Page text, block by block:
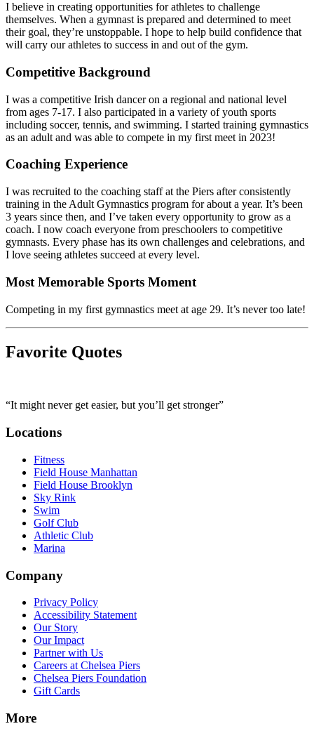
I believe in creating opportunities for athletes to challenge
themselves. When a gymnast is prepared and determined to meet
their goal, they’re unstoppable. I hope to help build confidence that
will carry our athletes to success in and out of the gym.​​​​‌ ‍ ​‍​‍‌‍ ‌ ​‍‌‍‍‌‌‍‌ ‌‍‍‌‌‍ ‍​‍​‍​ ‍‍​‍​‍‌ ​ ‌‍​‌‌‍ ‍‌‍‍‌‌ ‌​‌ ‍‌​‍ ‍‌‍‍‌‌‍ ​‍​‍​‍ ​​‍​‍‌‍‍​‌ ​‍‌‍‌‌‌‍‌‍​‍​‍​ ‍‍​‍​‍‌‍‍​‌ ‌​‌ ‌​‌ ​​‌ ​ ​ ‍‍​‍ ​‍ ‌‍​ ‌‍‍​‌‍‌‌‌‍ ​‌ ​ ‌‍‌‌‌‍​‌‌ ​​‌‍‍‌‌‍‌‌‌ ​‍‌ ​ ​‍ ‍‌ ​ ‌‍​‌‌‍ ‍‌‍‍‌‌ ‌​‌ ‍‌​‍ ‍‌ ​ ‌ ‌​‌ ‌‌‌‍‌​‌‍‍‌‌‍ ​‍ ‌‍‍‌‌‍ ‍‌ ‌​‌‍‌‌‌‍ ‍‌ ‌​​‍ ‌‍‌‌‌‍‌​‌‍‍‌‌ ‌​​‍ ‌‍ ‌‌‍ ‌‍‌​‌‍‌‌​ ‌‌ ​​‌ ​‍‌‍‌‌‌ ​ ‌‍‌‌‌‍ ‍‌ ‌​‌‍​‌‌ ‌​‌‍‍‌‌‍ ‌‍ ‍​ ‍ ‌‍‍‌‌‍‌​​ ‌‌‍‌‌​ ‌​​ ​‌‌‍​‌​ ‌‌​ ​‍​ ‍‌‌‍‌‌​‍ ‌‌‍​‌​ ‌ ​ ​‍​ ‌​​‍ ‌​ ‌​‌‍​‍‌‍‌‌​ ‍‌​‍ ‌‌‍​‌​ ‍​‌‍‌‌​ ​‌​‍ ‌‌‍‌‍​ ​‌​ ‌‍​ ‌​​ ‌‍​ ‌‍‌‍​‍​ ‌‌​ ​‌‌‍​‍​ ​‌​ ‍​​ ‍ ‌ ‌​‌ ‍‌‌ ​​‌‍‌‌​ ‌‌‍​ ‌‍ ‌‍​‌‌‍​ ‌‍‍​​ ‍ ‌ ​​‌‍​‌‌ ‌​‌‍‍​​ ‌‌ ​‍‌‍‍‌‌‍​ ‌‍‍​‌‌‌​‌‍‌‌‌ ‍​‌ ‌​​‍‌‌​ ‌‌‌​​‍‌‌ ‌‍‍ ‌‍‌‌‌ ‍‌​‍‌‌​ ​ ‌​‌​​‍‌‌​ ​ ‌​‌​​‍‌‌​ ​‍​ ​‍‌‌​‍‌ ‌ ‌​‌​​ ​‍​ ​​‌​‍‌‌​​‍​ ‌‌​‍‌‌​ ​‍​ ​‍​‍‌‌​ ‌‌‌​‌​​‍ ‍‌‍​ ‌‍‍​‌‍‍‌‌‍ ​‌‍‌​‌ ​‍‌‍‌‌‌‍ ‍​‍‌‌​ ‌‌‌​​‍‌‌ ‌‍‍ ‌‍‌‌‌ ‍‌​‍‌‌​ ​ ‌​‌​​‍‌‌​ ​ ‌​‌​​‍‌‌​ ​‍​ ​‍‌ ‌​‌ ‍​‌​ ‍‌​​‌‌ ‌ ‌​‌‍‌​‌‌​ ‍‌​‍‌‌​ ​‍​ ​‍​‍‌‌​ ‌‌‌​‌​​‍ ‍‌ ‌​‌‍‌‌‌ ‍​‌ ‌​​ ‌‍​‍‌‍​‌‌ ​ ‌‍‌‌‌‌‌‌‌ ​‍‌‍ ​​ ‌‌‍‍​‌ ‌​‌ ‌​‌ ​​‌ ​ ​‍‌‌​ ​ ‌​​‌​‍‌‌​ ​‍‌​‌‍​‍‌‌​ ​‍‌​‌‍‌‍​ ‌‍‍​‌‍‌‌‌‍ ​‌ ​ ‌‍‌‌‌‍​‌‌ ​​‌‍‍‌‌‍‌‌‌ ​‍‌ ​ ​‍ ‍‌ ​ ‌‍​‌‌‍ ‍‌‍‍‌‌ ‌​‌ ‍‌​‍ ‍‌ ​ ‌ ‌​‌ ‌‌‌‍‌​‌‍‍‌‌‍ ​‍‌‍‌‍‍‌‌‍‌​​ ‌‌‍‌‌​ ‌​​ ​‌‌‍​‌​ ‌‌​ ​‍​ ‍‌‌‍‌‌​‍ ‌‌‍​‌​ ‌ ​ ​‍​ ‌​​‍ ‌​ ‌​‌‍​‍‌‍‌‌​ ‍‌​‍ ‌‌‍​‌​ ‍​‌‍‌‌​ ​‌​‍ ‌‌‍‌‍​ ​‌​ ‌‍​ ‌​​ ‌‍​ ‌‍‌‍​‍​ ‌‌​ ​‌‌‍​‍​ ​‌​ ‍​​‍‌‍‌ ‌​‌ ‍‌‌ ​​‌‍‌‌​ ‌‌‍​ ‌‍ ‌‍​‌‌‍​ ‌‍‍​​‍‌‍‌ ​​‌‍​‌‌ ‌​‌‍‍​​ ‌‌ ​‍‌‍‍‌‌‍​ ‌‍‍​‌‌‌​‌‍‌‌‌ ‍​‌ ‌​​‍‌‌​ ‌‌‌​​‍‌‌ ‌‍‍ ‌‍‌‌‌ ‍‌​‍‌‌​ ​ ‌​‌​​‍‌‌​ ​ ‌​‌​​‍‌‌​ ​‍​ ​‍‌‌​‍‌ ‌ ‌​‌​​ ​‍​ ​​‌​‍‌‌​​‍​ ‌‌​‍‌‌​ ​‍​ ​‍​‍‌‌​ ‌‌‌​‌​​‍ ‍‌‍​ ‌‍‍​‌‍‍‌‌‍ ​‌‍‌​‌ ​‍‌‍‌‌‌‍ ‍​‍‌‌​ ‌‌‌​​‍‌‌ ‌‍‍ ‌‍‌‌‌ ‍‌​‍‌‌​ ​ ‌​‌​​‍‌‌​ ​ ‌​‌​​‍‌‌​ ​‍​ ​‍‌ ‌​‌ ‍​‌​ ‍‌​​‌‌ ‌ ‌​‌‍‌​‌‌​ ‍‌​‍‌‌​ ​‍​ ​‍​‍‌‌​ ‌‌‌​‌​​‍ ‍‌ ‌​‌‍‌‌‌ ‍​‌ ‌​​‍‌‍‌ ​​‌‍‌‌‌ ​‍‌ ​ ‌ ​​‌‍‌‌‌‍​ ‌ ‌​‌‍‍‌‌ ‌‍‌‍‌‌​ ‌‌ ​​‌ ‌‌‌‍​‍‌‍ ​‌‍‍‌‌ ​ ‌‍‍​‌‍‌‌‌‍‌​​‍​‍‌ ‌
Competitive Background​​​​‌ ‍ ​‍​‍‌‍ ‌ ​‍‌‍‍‌‌‍‌ ‌‍‍‌‌‍ ‍​‍​‍​ ‍‍​‍​‍‌ ​ ‌‍​‌‌‍ ‍‌‍‍‌‌ ‌​‌ ‍‌​‍ ‍‌‍‍‌‌‍ ​‍​‍​‍ ​​‍​‍‌‍‍​‌ ​‍‌‍‌‌‌‍‌‍​‍​‍​ ‍‍​‍​‍‌‍‍​‌ ‌​‌ ‌​‌ ​​‌ ​ ​ ‍‍​‍ ​‍ ‌‍​ ‌‍‍​‌‍‌‌‌‍ ​‌ ​ ‌‍‌‌‌‍​‌‌ ​​‌‍‍‌‌‍‌‌‌ ​‍‌ ​ ​‍ ‍‌ ​ ‌‍​‌‌‍ ‍‌‍‍‌‌ ‌​‌ ‍‌​‍ ‍‌ ​ ‌ ‌​‌ ‌‌‌‍‌​‌‍‍‌‌‍ ​‍ ‌‍‍‌‌‍ ‍‌ ‌​‌‍‌‌‌‍ ‍‌ ‌​​‍ ‌‍‌‌‌‍‌​‌‍‍‌‌ ‌​​‍ ‌‍ ‌‌‍ ‌‍‌​‌‍‌‌​ ‌‌ ​​‌ ​‍‌‍‌‌‌ ​ ‌‍‌‌‌‍ ‍‌ ‌​‌‍​‌‌ ‌​‌‍‍‌‌‍ ‌‍ ‍​ ‍ ‌‍‍‌‌‍‌​​ ‌‌‍‌‌​ ‌​​ ​‌‌‍​‌​ ‌‌​ ​‍​ ‍‌‌‍‌‌​‍ ‌‌‍​‌​ ‌ ​ ​‍​ ‌​​‍ ‌​ ‌​‌‍​‍‌‍‌‌​ ‍‌​‍ ‌‌‍​‌​ ‍​‌‍‌‌​ ​‌​‍ ‌‌‍‌‍​ ​‌​ ‌‍​ ‌​​ ‌‍​ ‌‍‌‍​‍​ ‌‌​ ​‌‌‍​‍​ ​‌​ ‍​​ ‍ ‌ ‌​‌ ‍‌‌ ​​‌‍‌‌​ ‌‌‍​ ‌‍ ‌‍​‌‌‍​ ‌‍‍​​ ‍ ‌ ​​‌‍​‌‌ ‌​‌‍‍​​ ‌‌ ​‍‌‍‍‌‌‍​ ‌‍‍​‌‌‌​‌‍‌‌‌ ‍​‌ ‌​​‍‌‌​ ‌‌‌​​‍‌‌ ‌‍‍ ‌‍‌‌‌ ‍‌​‍‌‌​ ​ ‌​‌​​‍‌‌​ ​ ‌​‌​​‍‌‌​ ​‍​ ​‍‌‌‍​‌‌​‌‌‍‌‍‌‌‌‌‌ ‌ ‌​​‌‌‍​‌‌‍‌‌​‍‌‌​ ​‍​ ​‍​‍‌‌​ ‌‌‌​‌​​‍ ‍‌‍​ ‌‍‍​‌‍‍‌‌‍ ​‌‍‌​‌ ​‍‌‍‌‌‌‍ ‍​‍‌‌​ ‌‌‌​​‍‌‌ ‌‍‍ ‌‍‌‌‌ ‍‌​‍‌‌​ ​ ‌​‌​​‍‌‌​ ​ ‌​‌​​‍‌‌​ ​‍​ ​‍‌‍ ‌ ‍​‌​‍‌‌‌‌​‌‍‍‍‌ ‌‌‌‌‌​‌ ‌ ​‍‌‌​ ​‍​ ​‍​‍‌‌​ ‌‌‌​‌​​‍ ‍‌ ‌​‌‍‌‌‌ ‍​‌ ‌​​ ‌‍​‍‌‍​‌‌ ​ ‌‍‌‌‌‌‌‌‌ ​‍‌‍ ​​ ‌‌‍‍​‌ ‌​‌ ‌​‌ ​​‌ ​ ​‍‌‌​ ​ ‌​​‌​‍‌‌​ ​‍‌​‌‍​‍‌‌​ ​‍‌​‌‍‌‍​ ‌‍‍​‌‍‌‌‌‍ ​‌ ​ ‌‍‌‌‌‍​‌‌ ​​‌‍‍‌‌‍‌‌‌ ​‍‌ ​ ​‍ ‍‌ ​ ‌‍​‌‌‍ ‍‌‍‍‌‌ ‌​‌ ‍‌​‍ ‍‌ ​ ‌ ‌​‌ ‌‌‌‍‌​‌‍‍‌‌‍ ​‍‌‍‌‍‍‌‌‍‌​​ ‌‌‍‌‌​ ‌​​ ​‌‌‍​‌​ ‌‌​ ​‍​ ‍‌‌‍‌‌​‍ ‌‌‍​‌​ ‌ ​ ​‍​ ‌​​‍ ‌​ ‌​‌‍​‍‌‍‌‌​ ‍‌​‍ ‌‌‍​‌​ ‍​‌‍‌‌​ ​‌​‍ ‌‌‍‌‍​ ​‌​ ‌‍​ ‌​​ ‌‍​ ‌‍‌‍​‍​ ‌‌​ ​‌‌‍​‍​ ​‌​ ‍​​‍‌‍‌ ‌​‌ ‍‌‌ ​​‌‍‌‌​ ‌‌‍​ ‌‍ ‌‍​‌‌‍​ ‌‍‍​​‍‌‍‌ ​​‌‍​‌‌ ‌​‌‍‍​​ ‌‌ ​‍‌‍‍‌‌‍​ ‌‍‍​‌‌‌​‌‍‌‌‌ ‍​‌ ‌​​‍‌‌​ ‌‌‌​​‍‌‌ ‌‍‍ ‌‍‌‌‌ ‍‌​‍‌‌​ ​ ‌​‌​​‍‌‌​ ​ ‌​‌​​‍‌‌​ ​‍​ ​‍‌‌‍​‌‌​‌‌‍‌‍‌‌‌‌‌ ‌ ‌​​‌‌‍​‌‌‍‌‌​‍‌‌​ ​‍​ ​‍​‍‌‌​ ‌‌‌​‌​​‍ ‍‌‍​ ‌‍‍​‌‍‍‌‌‍ ​‌‍‌​‌ ​‍‌‍‌‌‌‍ ‍​‍‌‌​ ‌‌‌​​‍‌‌ ‌‍‍ ‌‍‌‌‌ ‍‌​‍‌‌​ ​ ‌​‌​​‍‌‌​ ​ ‌​‌​​‍‌‌​ ​‍​ ​‍‌‍ ‌ ‍​‌​‍‌‌‌‌​‌‍‍‍‌ ‌‌‌‌‌​‌ ‌ ​‍‌‌​ ​‍​ ​‍​‍‌‌​ ‌‌‌​‌​​‍ ‍‌ ‌​‌‍‌‌‌ ‍​‌ ‌​​‍‌‍‌ ​​‌‍‌‌‌ ​‍‌ ​ ‌ ​​‌‍‌‌‌‍​ ‌ ‌​‌‍‍‌‌ ‌‍‌‍‌‌​ ‌‌ ​​‌ ‌‌‌‍​‍‌‍ ​‌‍‍‌‌ ​ ‌‍‍​‌‍‌‌‌‍‌​​‍​‍‌ ‌
I was a competitive Irish dancer on a regional and national level
from ages 7-17. I also participated in a variety of youth sports
including soccer, tennis, and swimming. I started training gymnastics
as an adult and was able to compete in my first meet in 2023!​​​​‌ ‍ ​‍​‍‌‍ ‌ ​‍‌‍‍‌‌‍‌ ‌‍‍‌‌‍ ‍​‍​‍​ ‍‍​‍​‍‌ ​ ‌‍​‌‌‍ ‍‌‍‍‌‌ ‌​‌ ‍‌​‍ ‍‌‍‍‌‌‍ ​‍​‍​‍ ​​‍​‍‌‍‍​‌ ​‍‌‍‌‌‌‍‌‍​‍​‍​ ‍‍​‍​‍‌‍‍​‌ ‌​‌ ‌​‌ ​​‌ ​ ​ ‍‍​‍ ​‍ ‌‍​ ‌‍‍​‌‍‌‌‌‍ ​‌ ​ ‌‍‌‌‌‍​‌‌ ​​‌‍‍‌‌‍‌‌‌ ​‍‌ ​ ​‍ ‍‌ ​ ‌‍​‌‌‍ ‍‌‍‍‌‌ ‌​‌ ‍‌​‍ ‍‌ ​ ‌ ‌​‌ ‌‌‌‍‌​‌‍‍‌‌‍ ​‍ ‌‍‍‌‌‍ ‍‌ ‌​‌‍‌‌‌‍ ‍‌ ‌​​‍ ‌‍‌‌‌‍‌​‌‍‍‌‌ ‌​​‍ ‌‍ ‌‌‍ ‌‍‌​‌‍‌‌​ ‌‌ ​​‌ ​‍‌‍‌‌‌ ​ ‌‍‌‌‌‍ ‍‌ ‌​‌‍​‌‌ ‌​‌‍‍‌‌‍ ‌‍ ‍​ ‍ ‌‍‍‌‌‍‌​​ ‌‌‍‌‌​ ‌​​ ​‌‌‍​‌​ ‌‌​ ​‍​ ‍‌‌‍‌‌​‍ ‌‌‍​‌​ ‌ ​ ​‍​ ‌​​‍ ‌​ ‌​‌‍​‍‌‍‌‌​ ‍‌​‍ ‌‌‍​‌​ ‍​‌‍‌‌​ ​‌​‍ ‌‌‍‌‍​ ​‌​ ‌‍​ ‌​​ ‌‍​ ‌‍‌‍​‍​ ‌‌​ ​‌‌‍​‍​ ​‌​ ‍​​ ‍ ‌ ‌​‌ ‍‌‌ ​​‌‍‌‌​ ‌‌‍​ ‌‍ ‌‍​‌‌‍​ ‌‍‍​​ ‍ ‌ ​​‌‍​‌‌ ‌​‌‍‍​​ ‌‌ ​‍‌‍‍‌‌‍​ ‌‍‍​‌‌‌​‌‍‌‌‌ ‍​‌ ‌​​‍‌‌​ ‌‌‌​​‍‌‌ ‌‍‍ ‌‍‌‌‌ ‍‌​‍‌‌​ ​ ‌​‌​​‍‌‌​ ​ ‌​‌​​‍‌‌​ ​‍​ ​‍​ ​‌‌‍‍​‌​‍‌‌ ​ ‌‍‍‌‌‍‍‌‌‍‍ ​ ​‍​‍‌‌​ ​‍​ ​‍​‍‌‌​ ‌‌‌​‌​​‍ ‍‌‍​ ‌‍‍​‌‍‍‌‌‍ ​‌‍‌​‌ ​‍‌‍‌‌‌‍ ‍​‍‌‌​ ‌‌‌​​‍‌‌ ‌‍‍ ‌‍‌‌‌ ‍‌​‍‌‌​ ​ ‌​‌​​‍‌‌​ ​ ‌​‌​​‍‌‌​ ​‍​ ​‍‌‍ ‌‍ ​‌‌​​‌​​‌​ ​‍‌‍​ ‌‍​ ‌‍‌‍​‍‌‌​ ​‍​ ​‍​‍‌‌​ ‌‌‌​‌​​‍ ‍‌ ‌​‌‍‌‌‌ ‍​‌ ‌​​ ‌‍​‍‌‍​‌‌ ​ ‌‍‌‌‌‌‌‌‌ ​‍‌‍ ​​ ‌‌‍‍​‌ ‌​‌ ‌​‌ ​​‌ ​ ​‍‌‌​ ​ ‌​​‌​‍‌‌​ ​‍‌​‌‍​‍‌‌​ ​‍‌​‌‍‌‍​ ‌‍‍​‌‍‌‌‌‍ ​‌ ​ ‌‍‌‌‌‍​‌‌ ​​‌‍‍‌‌‍‌‌‌ ​‍‌ ​ ​‍ ‍‌ ​ ‌‍​‌‌‍ ‍‌‍‍‌‌ ‌​‌ ‍‌​‍ ‍‌ ​ ‌ ‌​‌ ‌‌‌‍‌​‌‍‍‌‌‍ ​‍‌‍‌‍‍‌‌‍‌​​ ‌‌‍‌‌​ ‌​​ ​‌‌‍​‌​ ‌‌​ ​‍​ ‍‌‌‍‌‌​‍ ‌‌‍​‌​ ‌ ​ ​‍​ ‌​​‍ ‌​ ‌​‌‍​‍‌‍‌‌​ ‍‌​‍ ‌‌‍​‌​ ‍​‌‍‌‌​ ​‌​‍ ‌‌‍‌‍​ ​‌​ ‌‍​ ‌​​ ‌‍​ ‌‍‌‍​‍​ ‌‌​ ​‌‌‍​‍​ ​‌​ ‍​​‍‌‍‌ ‌​‌ ‍‌‌ ​​‌‍‌‌​ ‌‌‍​ ‌‍ ‌‍​‌‌‍​ ‌‍‍​​‍‌‍‌ ​​‌‍​‌‌ ‌​‌‍‍​​ ‌‌ ​‍‌‍‍‌‌‍​ ‌‍‍​‌‌‌​‌‍‌‌‌ ‍​‌ ‌​​‍‌‌​ ‌‌‌​​‍‌‌ ‌‍‍ ‌‍‌‌‌ ‍‌​‍‌‌​ ​ ‌​‌​​‍‌‌​ ​ ‌​‌​​‍‌‌​ ​‍​ ​‍​ ​‌‌‍‍​‌​‍‌‌ ​ ‌‍‍‌‌‍‍‌‌‍‍ ​ ​‍​‍‌‌​ ​‍​ ​‍​‍‌‌​ ‌‌‌​‌​​‍ ‍‌‍​ ‌‍‍​‌‍‍‌‌‍ ​‌‍‌​‌ ​‍‌‍‌‌‌‍ ‍​‍‌‌​ ‌‌‌​​‍‌‌ ‌‍‍ ‌‍‌‌‌ ‍‌​‍‌‌​ ​ ‌​‌​​‍‌‌​ ​ ‌​‌​​‍‌‌​ ​‍​ ​‍‌‍ ‌‍ ​‌‌​​‌​​‌​ ​‍‌‍​ ‌‍​ ‌‍‌‍​‍‌‌​ ​‍​ ​‍​‍‌‌​ ‌‌‌​‌​​‍ ‍‌ ‌​‌‍‌‌‌ ‍​‌ ‌​​‍‌‍‌ ​​‌‍‌‌‌ ​‍‌ ​ ‌ ​​‌‍‌‌‌‍​ ‌ ‌​‌‍‍‌‌ ‌‍‌‍‌‌​ ‌‌ ​​‌ ‌‌‌‍​‍‌‍ ​‌‍‍‌‌ ​ ‌‍‍​‌‍‌‌‌‍‌​​‍​‍‌ ‌
Coaching Experience​​​​‌ ‍ ​‍​‍‌‍ ‌ ​‍‌‍‍‌‌‍‌ ‌‍‍‌‌‍ ‍​‍​‍​ ‍‍​‍​‍‌ ​ ‌‍​‌‌‍ ‍‌‍‍‌‌ ‌​‌ ‍‌​‍ ‍‌‍‍‌‌‍ ​‍​‍​‍ ​​‍​‍‌‍‍​‌ ​‍‌‍‌‌‌‍‌‍​‍​‍​ ‍‍​‍​‍‌‍‍​‌ ‌​‌ ‌​‌ ​​‌ ​ ​ ‍‍​‍ ​‍ ‌‍​ ‌‍‍​‌‍‌‌‌‍ ​‌ ​ ‌‍‌‌‌‍​‌‌ ​​‌‍‍‌‌‍‌‌‌ ​‍‌ ​ ​‍ ‍‌ ​ ‌‍​‌‌‍ ‍‌‍‍‌‌ ‌​‌ ‍‌​‍ ‍‌ ​ ‌ ‌​‌ ‌‌‌‍‌​‌‍‍‌‌‍ ​‍ ‌‍‍‌‌‍ ‍‌ ‌​‌‍‌‌‌‍ ‍‌ ‌​​‍ ‌‍‌‌‌‍‌​‌‍‍‌‌ ‌​​‍ ‌‍ ‌‌‍ ‌‍‌​‌‍‌‌​ ‌‌ ​​‌ ​‍‌‍‌‌‌ ​ ‌‍‌‌‌‍ ‍‌ ‌​‌‍​‌‌ ‌​‌‍‍‌‌‍ ‌‍ ‍​ ‍ ‌‍‍‌‌‍‌​​ ‌‌‍‌‌​ ‌​​ ​‌‌‍​‌​ ‌‌​ ​‍​ ‍‌‌‍‌‌​‍ ‌‌‍​‌​ ‌ ​ ​‍​ ‌​​‍ ‌​ ‌​‌‍​‍‌‍‌‌​ ‍‌​‍ ‌‌‍​‌​ ‍​‌‍‌‌​ ​‌​‍ ‌‌‍‌‍​ ​‌​ ‌‍​ ‌​​ ‌‍​ ‌‍‌‍​‍​ ‌‌​ ​‌‌‍​‍​ ​‌​ ‍​​ ‍ ‌ ‌​‌ ‍‌‌ ​​‌‍‌‌​ ‌‌‍​ ‌‍ ‌‍​‌‌‍​ ‌‍‍​​ ‍ ‌ ​​‌‍​‌‌ ‌​‌‍‍​​ ‌‌ ​‍‌‍‍‌‌‍​ ‌‍‍​‌‌‌​‌‍‌‌‌ ‍​‌ ‌​​‍‌‌​ ‌‌‌​​‍‌‌ ‌‍‍ ‌‍‌‌‌ ‍‌​‍‌‌​ ​ ‌​‌​​‍‌‌​ ​ ‌​‌​​‍‌‌​ ​‍​ ​‍‌‍‌​‌​‍‍​ ​‌‌‌‍‍‌ ‌​‌‍ ‌‌ ​‌‌ ‌‌​‍‌‌​ ​‍​ ​‍​‍‌‌​ ‌‌‌​‌​​‍ ‍‌‍​ ‌‍‍​‌‍‍‌‌‍ ​‌‍‌​‌ ​‍‌‍‌‌‌‍ ‍​‍‌‌​ ‌‌‌​​‍‌‌ ‌‍‍ ‌‍‌‌‌ ‍‌​‍‌‌​ ​ ‌​‌​​‍‌‌​ ​ ‌​‌​​‍‌‌​ ​‍​ ​‍‌‍‌‌‌ ​​‌​​‍‌‍​‌‌​ ‌‌​​ ‌‍​‌‌ ​ ​‍‌‌​ ​‍​ ​‍​‍‌‌​ ‌‌‌​‌​​‍ ‍‌ ‌​‌‍‌‌‌ ‍​‌ ‌​​ ‌‍​‍‌‍​‌‌ ​ ‌‍‌‌‌‌‌‌‌ ​‍‌‍ ​​ ‌‌‍‍​‌ ‌​‌ ‌​‌ ​​‌ ​ ​‍‌‌​ ​ ‌​​‌​‍‌‌​ ​‍‌​‌‍​‍‌‌​ ​‍‌​‌‍‌‍​ ‌‍‍​‌‍‌‌‌‍ ​‌ ​ ‌‍‌‌‌‍​‌‌ ​​‌‍‍‌‌‍‌‌‌ ​‍‌ ​ ​‍ ‍‌ ​ ‌‍​‌‌‍ ‍‌‍‍‌‌ ‌​‌ ‍‌​‍ ‍‌ ​ ‌ ‌​‌ ‌‌‌‍‌​‌‍‍‌‌‍ ​‍‌‍‌‍‍‌‌‍‌​​ ‌‌‍‌‌​ ‌​​ ​‌‌‍​‌​ ‌‌​ ​‍​ ‍‌‌‍‌‌​‍ ‌‌‍​‌​ ‌ ​ ​‍​ ‌​​‍ ‌​ ‌​‌‍​‍‌‍‌‌​ ‍‌​‍ ‌‌‍​‌​ ‍​‌‍‌‌​ ​‌​‍ ‌‌‍‌‍​ ​‌​ ‌‍​ ‌​​ ‌‍​ ‌‍‌‍​‍​ ‌‌​ ​‌‌‍​‍​ ​‌​ ‍​​‍‌‍‌ ‌​‌ ‍‌‌ ​​‌‍‌‌​ ‌‌‍​ ‌‍ ‌‍​‌‌‍​ ‌‍‍​​‍‌‍‌ ​​‌‍​‌‌ ‌​‌‍‍​​ ‌‌ ​‍‌‍‍‌‌‍​ ‌‍‍​‌‌‌​‌‍‌‌‌ ‍​‌ ‌​​‍‌‌​ ‌‌‌​​‍‌‌ ‌‍‍ ‌‍‌‌‌ ‍‌​‍‌‌​ ​ ‌​‌​​‍‌‌​ ​ ‌​‌​​‍‌‌​ ​‍​ ​‍‌‍‌​‌​‍‍​ ​‌‌‌‍‍‌ ‌​‌‍ ‌‌ ​‌‌ ‌‌​‍‌‌​ ​‍​ ​‍​‍‌‌​ ‌‌‌​‌​​‍ ‍‌‍​ ‌‍‍​‌‍‍‌‌‍ ​‌‍‌​‌ ​‍‌‍‌‌‌‍ ‍​‍‌‌​ ‌‌‌​​‍‌‌ ‌‍‍ ‌‍‌‌‌ ‍‌​‍‌‌​ ​ ‌​‌​​‍‌‌​ ​ ‌​‌​​‍‌‌​ ​‍​ ​‍‌‍‌‌‌ ​​‌​​‍‌‍​‌‌​ ‌‌​​ ‌‍​‌‌ ​ ​‍‌‌​ ​‍​ ​‍​‍‌‌​ ‌‌‌​‌​​‍ ‍‌ ‌​‌‍‌‌‌ ‍​‌ ‌​​‍‌‍‌ ​​‌‍‌‌‌ ​‍‌ ​ ‌ ​​‌‍‌‌‌‍​ ‌ ‌​‌‍‍‌‌ ‌‍‌‍‌‌​ ‌‌ ​​‌ ‌‌‌‍​‍‌‍ ​‌‍‍‌‌ ​ ‌‍‍​‌‍‌‌‌‍‌​​‍​‍‌ ‌
I was recruited to the coaching staff at the Piers after consistently
training in the Adult Gymnastics program for about a year. It’s been
3 years since then, and I’ve taken every opportunity to grow as a
coach. I now coach everyone from preschoolers to competitive
gymnasts. Every phase has its own challenges and celebrations, and
I love seeing athletes succeed at every level.​​​​‌ ‍ ​‍​‍‌‍ ‌ ​‍‌‍‍‌‌‍‌ ‌‍‍‌‌‍ ‍​‍​‍​ ‍‍​‍​‍‌ ​ ‌‍​‌‌‍ ‍‌‍‍‌‌ ‌​‌ ‍‌​‍ ‍‌‍‍‌‌‍ ​‍​‍​‍ ​​‍​‍‌‍‍​‌ ​‍‌‍‌‌‌‍‌‍​‍​‍​ ‍‍​‍​‍‌‍‍​‌ ‌​‌ ‌​‌ ​​‌ ​ ​ ‍‍​‍ ​‍ ‌‍​ ‌‍‍​‌‍‌‌‌‍ ​‌ ​ ‌‍‌‌‌‍​‌‌ ​​‌‍‍‌‌‍‌‌‌ ​‍‌ ​ ​‍ ‍‌ ​ ‌‍​‌‌‍ ‍‌‍‍‌‌ ‌​‌ ‍‌​‍ ‍‌ ​ ‌ ‌​‌ ‌‌‌‍‌​‌‍‍‌‌‍ ​‍ ‌‍‍‌‌‍ ‍‌ ‌​‌‍‌‌‌‍ ‍‌ ‌​​‍ ‌‍‌‌‌‍‌​‌‍‍‌‌ ‌​​‍ ‌‍ ‌‌‍ ‌‍‌​‌‍‌‌​ ‌‌ ​​‌ ​‍‌‍‌‌‌ ​ ‌‍‌‌‌‍ ‍‌ ‌​‌‍​‌‌ ‌​‌‍‍‌‌‍ ‌‍ ‍​ ‍ ‌‍‍‌‌‍‌​​ ‌‌‍‌‌​ ‌​​ ​‌‌‍​‌​ ‌‌​ ​‍​ ‍‌‌‍‌‌​‍ ‌‌‍​‌​ ‌ ​ ​‍​ ‌​​‍ ‌​ ‌​‌‍​‍‌‍‌‌​ ‍‌​‍ ‌‌‍​‌​ ‍​‌‍‌‌​ ​‌​‍ ‌‌‍‌‍​ ​‌​ ‌‍​ ‌​​ ‌‍​ ‌‍‌‍​‍​ ‌‌​ ​‌‌‍​‍​ ​‌​ ‍​​ ‍ ‌ ‌​‌ ‍‌‌ ​​‌‍‌‌​ ‌‌‍​ ‌‍ ‌‍​‌‌‍​ ‌‍‍​​ ‍ ‌ ​​‌‍​‌‌ ‌​‌‍‍​​ ‌‌ ​‍‌‍‍‌‌‍​ ‌‍‍​‌‌‌​‌‍‌‌‌ ‍​‌ ‌​​‍‌‌​ ‌‌‌​​‍‌‌ ‌‍‍ ‌‍‌‌‌ ‍‌​‍‌‌​ ​ ‌​‌​​‍‌‌​ ​ ‌​‌​​‍‌‌​ ​‍​ ​‍‌‌‌ ‌‍‌‌‌​‌ ‌‍‍​‌‍‌‍​ ​ ‌‍​‌​ ‌‍​‍‌‌​ ​‍​ ​‍​‍‌‌​ ‌‌‌​‌​​‍ ‍‌‍​ ‌‍‍​‌‍‍‌‌‍ ​‌‍‌​‌ ​‍‌‍‌‌‌‍ ‍​‍‌‌​ ‌‌‌​​‍‌‌ ‌‍‍ ‌‍‌‌‌ ‍‌​‍‌‌​ ​ ‌​‌​​‍‌‌​ ​ ‌​‌​​‍‌‌​ ​‍​ ​‍​ ‍​‌​ ‌‍‌​‌​​‍‌‍‍‍‌‌‌‌‌‌​​‌‌‌ ​‍‌‌​ ​‍​ ​‍​‍‌‌​ ‌‌‌​‌​​‍ ‍‌ ‌​‌‍‌‌‌ ‍​‌ ‌​​ ‌‍​‍‌‍​‌‌ ​ ‌‍‌‌‌‌‌‌‌ ​‍‌‍ ​​ ‌‌‍‍​‌ ‌​‌ ‌​‌ ​​‌ ​ ​‍‌‌​ ​ ‌​​‌​‍‌‌​ ​‍‌​‌‍​‍‌‌​ ​‍‌​‌‍‌‍​ ‌‍‍​‌‍‌‌‌‍ ​‌ ​ ‌‍‌‌‌‍​‌‌ ​​‌‍‍‌‌‍‌‌‌ ​‍‌ ​ ​‍ ‍‌ ​ ‌‍​‌‌‍ ‍‌‍‍‌‌ ‌​‌ ‍‌​‍ ‍‌ ​ ‌ ‌​‌ ‌‌‌‍‌​‌‍‍‌‌‍ ​‍‌‍‌‍‍‌‌‍‌​​ ‌‌‍‌‌​ ‌​​ ​‌‌‍​‌​ ‌‌​ ​‍​ ‍‌‌‍‌‌​‍ ‌‌‍​‌​ ‌ ​ ​‍​ ‌​​‍ ‌​ ‌​‌‍​‍‌‍‌‌​ ‍‌​‍ ‌‌‍​‌​ ‍​‌‍‌‌​ ​‌​‍ ‌‌‍‌‍​ ​‌​ ‌‍​ ‌​​ ‌‍​ ‌‍‌‍​‍​ ‌‌​ ​‌‌‍​‍​ ​‌​ ‍​​‍‌‍‌ ‌​‌ ‍‌‌ ​​‌‍‌‌​ ‌‌‍​ ‌‍ ‌‍​‌‌‍​ ‌‍‍​​‍‌‍‌ ​​‌‍​‌‌ ‌​‌‍‍​​ ‌‌ ​‍‌‍‍‌‌‍​ ‌‍‍​‌‌‌​‌‍‌‌‌ ‍​‌ ‌​​‍‌‌​ ‌‌‌​​‍‌‌ ‌‍‍ ‌‍‌‌‌ ‍‌​‍‌‌​ ​ ‌​‌​​‍‌‌​ ​ ‌​‌​​‍‌‌​ ​‍​ ​‍‌‌‌ ‌‍‌‌‌​‌ ‌‍‍​‌‍‌‍​ ​ ‌‍​‌​ ‌‍​‍‌‌​ ​‍​ ​‍​‍‌‌​ ‌‌‌​‌​​‍ ‍‌‍​ ‌‍‍​‌‍‍‌‌‍ ​‌‍‌​‌ ​‍‌‍‌‌‌‍ ‍​‍‌‌​ ‌‌‌​​‍‌‌ ‌‍‍ ‌‍‌‌‌ ‍‌​‍‌‌​ ​ ‌​‌​​‍‌‌​ ​ ‌​‌​​‍‌‌​ ​‍​ ​‍​ ‍​‌​ ‌‍‌​‌​​‍‌‍‍‍‌‌‌‌‌‌​​‌‌‌ ​‍‌‌​ ​‍​ ​‍​‍‌‌​ ‌‌‌​‌​​‍ ‍‌ ‌​‌‍‌‌‌ ‍​‌ ‌​​‍‌‍‌ ​​‌‍‌‌‌ ​‍‌ ​ ‌ ​​‌‍‌‌‌‍​ ‌ ‌​‌‍‍‌‌ ‌‍‌‍‌‌​ ‌‌ ​​‌ ‌‌‌‍​‍‌‍ ​‌‍‍‌‌ ​ ‌‍‍​‌‍‌‌‌‍‌​​‍​‍‌ ‌
Most Memorable Sports Moment​​​​‌ ‍ ​‍​‍‌‍ ‌ ​‍‌‍‍‌‌‍‌ ‌‍‍‌‌‍ ‍​‍​‍​ ‍‍​‍​‍‌ ​ ‌‍​‌‌‍ ‍‌‍‍‌‌ ‌​‌ ‍‌​‍ ‍‌‍‍‌‌‍ ​‍​‍​‍ ​​‍​‍‌‍‍​‌ ​‍‌‍‌‌‌‍‌‍​‍​‍​ ‍‍​‍​‍‌‍‍​‌ ‌​‌ ‌​‌ ​​‌ ​ ​ ‍‍​‍ ​‍ ‌‍​ ‌‍‍​‌‍‌‌‌‍ ​‌ ​ ‌‍‌‌‌‍​‌‌ ​​‌‍‍‌‌‍‌‌‌ ​‍‌ ​ ​‍ ‍‌ ​ ‌‍​‌‌‍ ‍‌‍‍‌‌ ‌​‌ ‍‌​‍ ‍‌ ​ ‌ ‌​‌ ‌‌‌‍‌​‌‍‍‌‌‍ ​‍ ‌‍‍‌‌‍ ‍‌ ‌​‌‍‌‌‌‍ ‍‌ ‌​​‍ ‌‍‌‌‌‍‌​‌‍‍‌‌ ‌​​‍ ‌‍ ‌‌‍ ‌‍‌​‌‍‌‌​ ‌‌ ​​‌ ​‍‌‍‌‌‌ ​ ‌‍‌‌‌‍ ‍‌ ‌​‌‍​‌‌ ‌​‌‍‍‌‌‍ ‌‍ ‍​ ‍ ‌‍‍‌‌‍‌​​ ‌‌‍‌‌​ ‌​​ ​‌‌‍​‌​ ‌‌​ ​‍​ ‍‌‌‍‌‌​‍ ‌‌‍​‌​ ‌ ​ ​‍​ ‌​​‍ ‌​ ‌​‌‍​‍‌‍‌‌​ ‍‌​‍ ‌‌‍​‌​ ‍​‌‍‌‌​ ​‌​‍ ‌‌‍‌‍​ ​‌​ ‌‍​ ‌​​ ‌‍​ ‌‍‌‍​‍​ ‌‌​ ​‌‌‍​‍​ ​‌​ ‍​​ ‍ ‌ ‌​‌ ‍‌‌ ​​‌‍‌‌​ ‌‌‍​ ‌‍ ‌‍​‌‌‍​ ‌‍‍​​ ‍ ‌ ​​‌‍​‌‌ ‌​‌‍‍​​ ‌‌ ​‍‌‍‍‌‌‍​ ‌‍‍​‌‌‌​‌‍‌‌‌ ‍​‌ ‌​​‍‌‌​ ‌‌‌​​‍‌‌ ‌‍‍ ‌‍‌‌‌ ‍‌​‍‌‌​ ​ ‌​‌​​‍‌‌​ ​ ‌​‌​​‍‌‌​ ​‍​ ​‍‌‍ ‌‌‌‌‌‌‍‌‌‌​​ ‌ ​​‌‍​‍‌‍​ ‌ ‍‍​‍‌‌​ ​‍​ ​‍​‍‌‌​ ‌‌‌​‌​​‍ ‍‌‍​ ‌‍‍​‌‍‍‌‌‍ ​‌‍‌​‌ ​‍‌‍‌‌‌‍ ‍​‍‌‌​ ‌‌‌​​‍‌‌ ‌‍‍ ‌‍‌‌‌ ‍‌​‍‌‌​ ​ ‌​‌​​‍‌‌​ ​ ‌​‌​​‍‌‌​ ​‍​ ​‍​ ‌​‌​‍ ‌​ ​‌ ‌​‌ ‌ ​ ​ ‌‍‌ ‌‍‌‍​‍‌‌​ ​‍​ ​‍​‍‌‌​ ‌‌‌​‌​​‍ ‍‌ ‌​‌‍‌‌‌ ‍​‌ ‌​​ ‌‍​‍‌‍​‌‌ ​ ‌‍‌‌‌‌‌‌‌ ​‍‌‍ ​​ ‌‌‍‍​‌ ‌​‌ ‌​‌ ​​‌ ​ ​‍‌‌​ ​ ‌​​‌​‍‌‌​ ​‍‌​‌‍​‍‌‌​ ​‍‌​‌‍‌‍​ ‌‍‍​‌‍‌‌‌‍ ​‌ ​ ‌‍‌‌‌‍​‌‌ ​​‌‍‍‌‌‍‌‌‌ ​‍‌ ​ ​‍ ‍‌ ​ ‌‍​‌‌‍ ‍‌‍‍‌‌ ‌​‌ ‍‌​‍ ‍‌ ​ ‌ ‌​‌ ‌‌‌‍‌​‌‍‍‌‌‍ ​‍‌‍‌‍‍‌‌‍‌​​ ‌‌‍‌‌​ ‌​​ ​‌‌‍​‌​ ‌‌​ ​‍​ ‍‌‌‍‌‌​‍ ‌‌‍​‌​ ‌ ​ ​‍​ ‌​​‍ ‌​ ‌​‌‍​‍‌‍‌‌​ ‍‌​‍ ‌‌‍​‌​ ‍​‌‍‌‌​ ​‌​‍ ‌‌‍‌‍​ ​‌​ ‌‍​ ‌​​ ‌‍​ ‌‍‌‍​‍​ ‌‌​ ​‌‌‍​‍​ ​‌​ ‍​​‍‌‍‌ ‌​‌ ‍‌‌ ​​‌‍‌‌​ ‌‌‍​ ‌‍ ‌‍​‌‌‍​ ‌‍‍​​‍‌‍‌ ​​‌‍​‌‌ ‌​‌‍‍​​ ‌‌ ​‍‌‍‍‌‌‍​ ‌‍‍​‌‌‌​‌‍‌‌‌ ‍​‌ ‌​​‍‌‌​ ‌‌‌​​‍‌‌ ‌‍‍ ‌‍‌‌‌ ‍‌​‍‌‌​ ​ ‌​‌​​‍‌‌​ ​ ‌​‌​​‍‌‌​ ​‍​ ​‍‌‍ ‌‌‌‌‌‌‍‌‌‌​​ ‌ ​​‌‍​‍‌‍​ ‌ ‍‍​‍‌‌​ ​‍​ ​‍​‍‌‌​ ‌‌‌​‌​​‍ ‍‌‍​ ‌‍‍​‌‍‍‌‌‍ ​‌‍‌​‌ ​‍‌‍‌‌‌‍ ‍​‍‌‌​ ‌‌‌​​‍‌‌ ‌‍‍ ‌‍‌‌‌ ‍‌​‍‌‌​ ​ ‌​‌​​‍‌‌​ ​ ‌​‌​​‍‌‌​ ​‍​ ​‍​ ‌​‌​‍ ‌​ ​‌ ‌​‌ ‌ ​ ​ ‌‍‌ ‌‍‌‍​‍‌‌​ ​‍​ ​‍​‍‌‌​ ‌‌‌​‌​​‍ ‍‌ ‌​‌‍‌‌‌ ‍​‌ ‌​​‍‌‍‌ ​​‌‍‌‌‌ ​‍‌ ​ ‌ ​​‌‍‌‌‌‍​ ‌ ‌​‌‍‍‌‌ ‌‍‌‍‌‌​ ‌‌ ​​‌ ‌‌‌‍​‍‌‍ ​‌‍‍‌‌ ​ ‌‍‍​‌‍‌‌‌‍‌​​‍​‍‌ ‌
Competing in my first gymnastics meet at age 29. It’s never too late!​​​​‌ ‍ ​‍​‍‌‍ ‌ ​‍‌‍‍‌‌‍‌ ‌‍‍‌‌‍ ‍​‍​‍​ ‍‍​‍​‍‌ ​ ‌‍​‌‌‍ ‍‌‍‍‌‌ ‌​‌ ‍‌​‍ ‍‌‍‍‌‌‍ ​‍​‍​‍ ​​‍​‍‌‍‍​‌ ​‍‌‍‌‌‌‍‌‍​‍​‍​ ‍‍​‍​‍‌‍‍​‌ ‌​‌ ‌​‌ ​​‌ ​ ​ ‍‍​‍ ​‍ ‌‍​ ‌‍‍​‌‍‌‌‌‍ ​‌ ​ ‌‍‌‌‌‍​‌‌ ​​‌‍‍‌‌‍‌‌‌ ​‍‌ ​ ​‍ ‍‌ ​ ‌‍​‌‌‍ ‍‌‍‍‌‌ ‌​‌ ‍‌​‍ ‍‌ ​ ‌ ‌​‌ ‌‌‌‍‌​‌‍‍‌‌‍ ​‍ ‌‍‍‌‌‍ ‍‌ ‌​‌‍‌‌‌‍ ‍‌ ‌​​‍ ‌‍‌‌‌‍‌​‌‍‍‌‌ ‌​​‍ ‌‍ ‌‌‍ ‌‍‌​‌‍‌‌​ ‌‌ ​​‌ ​‍‌‍‌‌‌ ​ ‌‍‌‌‌‍ ‍‌ ‌​‌‍​‌‌ ‌​‌‍‍‌‌‍ ‌‍ ‍​ ‍ ‌‍‍‌‌‍‌​​ ‌‌‍‌‌​ ‌​​ ​‌‌‍​‌​ ‌‌​ ​‍​ ‍‌‌‍‌‌​‍ ‌‌‍​‌​ ‌ ​ ​‍​ ‌​​‍ ‌​ ‌​‌‍​‍‌‍‌‌​ ‍‌​‍ ‌‌‍​‌​ ‍​‌‍‌‌​ ​‌​‍ ‌‌‍‌‍​ ​‌​ ‌‍​ ‌​​ ‌‍​ ‌‍‌‍​‍​ ‌‌​ ​‌‌‍​‍​ ​‌​ ‍​​ ‍ ‌ ‌​‌ ‍‌‌ ​​‌‍‌‌​ ‌‌‍​ ‌‍ ‌‍​‌‌‍​ ‌‍‍​​ ‍ ‌ ​​‌‍​‌‌ ‌​‌‍‍​​ ‌‌ ​‍‌‍‍‌‌‍​ ‌‍‍​‌‌‌​‌‍‌‌‌ ‍​‌ ‌​​‍‌‌​ ‌‌‌​​‍‌‌ ‌‍‍ ‌‍‌‌‌ ‍‌​‍‌‌​ ​ ‌​‌​​‍‌‌​ ​ ‌​‌​​‍‌‌​ ​‍​ ​‍‌​ ‍‌ ​‍‌‍ ​‌‌​‌‌‌‌‌‌​‌ ‌​‍​‌ ​​​‍‌‌​ ​‍​ ​‍​‍‌‌​ ‌‌‌​‌​​‍ ‍‌‍​ ‌‍‍​‌‍‍‌‌‍ ​‌‍‌​‌ ​‍‌‍‌‌‌‍ ‍​‍‌‌​ ‌‌‌​​‍‌‌ ‌‍‍ ‌‍‌‌‌ ‍‌​‍‌‌​ ​ ‌​‌​​‍‌‌​ ​ ‌​‌​​‍‌‌​ ​‍​ ​‍‌ ‌ ‌ ‍​​ ‌‍‌‌‍‍‌​​‌‌‌‍​‌‌‌‍‌‍​‍​‍‌‌​ ​‍​ ​‍​‍‌‌​ ‌‌‌​‌​​‍ ‍‌ ‌​‌‍‌‌‌ ‍​‌ ‌​​ ‌‍​‍‌‍​‌‌ ​ ‌‍‌‌‌‌‌‌‌ ​‍‌‍ ​​ ‌‌‍‍​‌ ‌​‌ ‌​‌ ​​‌ ​ ​‍‌‌​ ​ ‌​​‌​‍‌‌​ ​‍‌​‌‍​‍‌‌​ ​‍‌​‌‍‌‍​ ‌‍‍​‌‍‌‌‌‍ ​‌ ​ ‌‍‌‌‌‍​‌‌ ​​‌‍‍‌‌‍‌‌‌ ​‍‌ ​ ​‍ ‍‌ ​ ‌‍​‌‌‍ ‍‌‍‍‌‌ ‌​‌ ‍‌​‍ ‍‌ ​ ‌ ‌​‌ ‌‌‌‍‌​‌‍‍‌‌‍ ​‍‌‍‌‍‍‌‌‍‌​​ ‌‌‍‌‌​ ‌​​ ​‌‌‍​‌​ ‌‌​ ​‍​ ‍‌‌‍‌‌​‍ ‌‌‍​‌​ ‌ ​ ​‍​ ‌​​‍ ‌​ ‌​‌‍​‍‌‍‌‌​ ‍‌​‍ ‌‌‍​‌​ ‍​‌‍‌‌​ ​‌​‍ ‌‌‍‌‍​ ​‌​ ‌‍​ ‌​​ ‌‍​ ‌‍‌‍​‍​ ‌‌​ ​‌‌‍​‍​ ​‌​ ‍​​‍‌‍‌ ‌​‌ ‍‌‌ ​​‌‍‌‌​ ‌‌‍​ ‌‍ ‌‍​‌‌‍​ ‌‍‍​​‍‌‍‌ ​​‌‍​‌‌ ‌​‌‍‍​​ ‌‌ ​‍‌‍‍‌‌‍​ ‌‍‍​‌‌‌​‌‍‌‌‌ ‍​‌ ‌​​‍‌‌​ ‌‌‌​​‍‌‌ ‌‍‍ ‌‍‌‌‌ ‍‌​‍‌‌​ ​ ‌​‌​​‍‌‌​ ​ ‌​‌​​‍‌‌​ ​‍​ ​‍‌​ ‍‌ ​‍‌‍ ​‌‌​‌‌‌‌‌‌​‌ ‌​‍​‌ ​​​‍‌‌​ ​‍​ ​‍​‍‌‌​ ‌‌‌​‌​​‍ ‍‌‍​ ‌‍‍​‌‍‍‌‌‍ ​‌‍‌​‌ ​‍‌‍‌‌‌‍ ‍​‍‌‌​ ‌‌‌​​‍‌‌ ‌‍‍ ‌‍‌‌‌ ‍‌​‍‌‌​ ​ ‌​‌​​‍‌‌​ ​ ‌​‌​​‍‌‌​ ​‍​ ​‍‌ ‌ ‌ ‍​​ ‌‍‌‌‍‍‌​​‌‌‌‍​‌‌‌‍‌‍​‍​‍‌‌​ ​‍​ ​‍​‍‌‌​ ‌‌‌​‌​​‍ ‍‌ ‌​‌‍‌‌‌ ‍​‌ ‌​​‍‌‍‌ ​​‌‍‌‌‌ ​‍‌ ​ ‌ ​​‌‍‌‌‌‍​ ‌ ‌​‌‍‍‌‌ ‌‍‌‍‌‌​ ‌‌ ​​‌ ‌‌‌‍​‍‌‍ ​‌‍‍‌‌ ​ ‌‍‍​‌‍‌‌‌‍‌​​‍​‍‌ ‌
Favorite Quotes
“It might never get easier, but you’ll get stronger”​​​​‌ ‍ ​‍​‍‌‍ ‌ ​‍‌‍‍‌‌‍‌ ‌‍‍‌‌‍ ‍​‍​‍​ ‍‍​‍​‍‌ ​ ‌‍​‌‌‍ ‍‌‍‍‌‌ ‌​‌ ‍‌​‍ ‍‌‍‍‌‌‍ ​‍​‍​‍ ​​‍​‍‌‍‍​‌ ​‍‌‍‌‌‌‍‌‍​‍​‍​ ‍‍​‍​‍‌‍‍​‌ ‌​‌ ‌​‌ ​​‌ ​ ​ ‍‍​‍ ​‍ ‌‍​ ‌‍‍​‌‍‌‌‌‍ ​‌ ​ ‌‍‌‌‌‍​‌‌ ​​‌‍‍‌‌‍‌‌‌ ​‍‌ ​ ​‍ ‍‌ ​ ‌‍​‌‌‍ ‍‌‍‍‌‌ ‌​‌ ‍‌​‍ ‍‌ ​ ‌ ‌​‌ ‌‌‌‍‌​‌‍‍‌‌‍ ​‍ ‌‍‍‌‌‍ ‍‌ ‌​‌‍‌‌‌‍ ‍‌ ‌​​‍ ‌‍‌‌‌‍‌​‌‍‍‌‌ ‌​​‍ ‌‍ ‌‌‍ ‌‍‌​‌‍‌‌​ ‌‌ ​​‌ ​‍‌‍‌‌‌ ​ ‌‍‌‌‌‍ ‍‌ ‌​‌‍​‌‌ ‌​‌‍‍‌‌‍ ‌‍ ‍​ ‍ ‌‍‍‌‌‍‌​​ ‌‌‍‌‌​ ‌​​ ​‌‌‍​‌​ ‌‌​ ​‍​ ‍‌‌‍‌‌​‍ ‌‌‍​‌​ ‌ ​ ​‍​ ‌​​‍ ‌​ ‌​‌‍​‍‌‍‌‌​ ‍‌​‍ ‌‌‍​‌​ ‍​‌‍‌‌​ ​‌​‍ ‌‌‍‌‍​ ​‌​ ‌‍​ ‌​​ ‌‍​ ‌‍‌‍​‍​ ‌‌​ ​‌‌‍​‍​ ​‌​ ‍​​ ‍ ‌ ‌​‌ ‍‌‌ ​​‌‍‌‌​ ‌‌‍​ ‌‍ ‌‍​‌‌‍​ ‌‍‍​​ ‍ ‌ ​​‌‍​‌‌ ‌​‌‍‍​​ ‌‌ ​‌‌ ‌‌‌‍ ‌ ‌​‌‍‌‌‌ ​ ​‍‌‌​ ‌‌‌​​‍‌‌ ‌‍‍ ‌‍‌‌‌ ‍‌​‍‌‌​ ​ ‌​‌​​‍‌‌​ ​ ‌​‌​​‍‌‌​ ​‍​ ​‍‌‍ ‌‌‍​‌‌‍‌ ‌​‍‌‌​ ‌‍ ‌‌​‍‌​‍‌​‍‌‌​ ​‍​ ​‍​‍‌‌​ ‌‌‌​‌​​‍ ‍‌ ​‌‌ ‌‌‌‍ ‌ ‌​‌‍‌‌​‍‌‌​ ‌‌‌​​‍‌‌ ‌‍‍ ‌‍‌‌‌ ‍‌​‍‌‌​ ​ ‌​‌​​‍‌‌​ ​ ‌​‌​​‍‌‌​ ​‍​ ​‍‌‍ ‌‌‌‌​‌ ‌‌​ ‍‌‌‌​‍‌ ‍​‌‍‌ ‌ ​​​‍‌‌​ ​‍​ ​‍​‍‌‌​ ‌‌‌​‌​​‍ ‍‌‍​ ‌‍‍​‌‍‍‌‌‍ ​‌‍‌​‌ ​‍‌‍‌‌‌‍ ‍​‍‌‌​ ‌‌‌​​‍‌‌ ‌‍‍ ‌‍‌‌‌ ‍‌​‍‌‌​ ​ ‌​‌​​‍‌‌​ ​ ‌​‌​​‍‌‌​ ​‍​ ​‍‌ ​ ‌‌‍​‌​​‌‌​ ‍‌‍​‍‌‍‍‌‌ ‌‌‌‍‍ ​‍‌‌​ ​‍​ ​‍​‍‌‌​ ‌‌‌​‌​​‍ ‍‌ ‌​‌‍‌‌‌ ‍​‌ ‌​​ ‌‍​‍‌‍​‌‌ ​ ‌‍‌‌‌‌‌‌‌ ​‍‌‍ ​​ ‌‌‍‍​‌ ‌​‌ ‌​‌ ​​‌ ​ ​‍‌‌​ ​ ‌​​‌​‍‌‌​ ​‍‌​‌‍​‍‌‌​ ​‍‌​‌‍‌‍​ ‌‍‍​‌‍‌‌‌‍ ​‌ ​ ‌‍‌‌‌‍​‌‌ ​​‌‍‍‌‌‍‌‌‌ ​‍‌ ​ ​‍ ‍‌ ​ ‌‍​‌‌‍ ‍‌‍‍‌‌ ‌​‌ ‍‌​‍ ‍‌ ​ ‌ ‌​‌ ‌‌‌‍‌​‌‍‍‌‌‍ ​‍‌‍‌‍‍‌‌‍‌​​ ‌‌‍‌‌​ ‌​​ ​‌‌‍​‌​ ‌‌​ ​‍​ ‍‌‌‍‌‌​‍ ‌‌‍​‌​ ‌ ​ ​‍​ ‌​​‍ ‌​ ‌​‌‍​‍‌‍‌‌​ ‍‌​‍ ‌‌‍​‌​ ‍​‌‍‌‌​ ​‌​‍ ‌‌‍‌‍​ ​‌​ ‌‍​ ‌​​ ‌‍​ ‌‍‌‍​‍​ ‌‌​ ​‌‌‍​‍​ ​‌​ ‍​​‍‌‍‌ ‌​‌ ‍‌‌ ​​‌‍‌‌​ ‌‌‍​ ‌‍ ‌‍​‌‌‍​ ‌‍‍​​‍‌‍‌ ​​‌‍​‌‌ ‌​‌‍‍​​ ‌‌ ​‌‌ ‌‌‌‍ ‌ ‌​‌‍‌‌‌ ​ ​‍‌‌​ ‌‌‌​​‍‌‌ ‌‍‍ ‌‍‌‌‌ ‍‌​‍‌‌​ ​ ‌​‌​​‍‌‌​ ​ ‌​‌​​‍‌‌​ ​‍​ ​‍‌‍ ‌‌‍​‌‌‍‌ ‌​‍‌‌​ ‌‍ ‌‌​‍‌​‍‌​‍‌‌​ ​‍​ ​‍​‍‌‌​ ‌‌‌​‌​​‍ ‍‌ ​‌‌ ‌‌‌‍ ‌ ‌​‌‍‌‌​‍‌‌​ ‌‌‌​​‍‌‌ ‌‍‍ ‌‍‌‌‌ ‍‌​‍‌‌​ ​ ‌​‌​​‍‌‌​ ​ ‌​‌​​‍‌‌​ ​‍​ ​‍‌‍ ‌‌‌‌​‌ ‌‌​ ‍‌‌‌​‍‌ ‍​‌‍‌ ‌ ​​​‍‌‌​ ​‍​ ​‍​‍‌‌​ ‌‌‌​‌​​‍ ‍‌‍​ ‌‍‍​‌‍‍‌‌‍ ​‌‍‌​‌ ​‍‌‍‌‌‌‍ ‍​‍‌‌​ ‌‌‌​​‍‌‌ ‌‍‍ ‌‍‌‌‌ ‍‌​‍‌‌​ ​ ‌​‌​​‍‌‌​ ​ ‌​‌​​‍‌‌​ ​‍​ ​‍‌ ​ ‌‌‍​‌​​‌‌​ ‍‌‍​‍‌‍‍‌‌ ‌‌‌‍‍ ​‍‌‌​ ​‍​ ​‍​‍‌‌​ ‌‌‌​‌​​‍ ‍‌ ‌​‌‍‌‌‌ ‍​‌ ‌​​‍‌‍‌ ​​‌‍‌‌‌ ​‍‌ ​ ‌ ​​‌‍‌‌‌‍​ ‌ ‌​‌‍‍‌‌ ‌‍‌‍‌‌​ ‌‌ ​​‌ ‌‌‌‍​‍‌‍ ​‌‍‍‌‌ ​ ‌‍‍​‌‍‌‌‌‍‌​​‍​‍‌ ‌
Locations​​​​‌ ‍ ​‍​‍‌‍ ‌ ​‍‌‍‍‌‌‍‌ ‌‍‍‌‌‍ ‍​‍​‍​ ‍‍​‍​‍‌ ​ ‌‍​‌‌‍ ‍‌‍‍‌‌ ‌​‌ ‍‌​‍ ‍‌‍‍‌‌‍ ​‍​‍​‍ ​​‍​‍‌‍‍​‌ ​‍‌‍‌‌‌‍‌‍​‍​‍​ ‍‍​‍​‍‌‍‍​‌ ‌​‌ ‌​‌ ​​‌ ​ ​ ‍‍​‍ ​‍ ‌‍​ ‌‍‍​‌‍‌‌‌‍ ​‌ ​ ‌‍‌‌‌‍​‌‌ ​​‌‍‍‌‌‍‌‌‌ ​‍‌ ​ ​‍ ‍‌ ​ ‌‍​‌‌‍ ‍‌‍‍‌‌ ‌​‌ ‍‌​‍ ‍‌ ​ ‌ ‌​‌ ‌‌‌‍‌​‌‍‍‌‌‍ ​‍ ‌‍‍‌‌‍ ‍‌ ‌​‌‍‌‌‌‍ ‍‌ ‌​​‍ ‌‍‌‌‌‍‌​‌‍‍‌‌ ‌​​‍ ‌‍ ‌‌‍ ‌‍‌​‌‍‌‌​ ‌‌ ​​‌ ​‍‌‍‌‌‌ ​ ‌‍‌‌‌‍ ‍‌ ‌​‌‍​‌‌ ‌​‌‍‍‌‌‍ ‌‍ ‍​ ‍ ‌‍‍‌‌‍‌​​ ‌‌‍‌‍‌‍ ‌‍ ‌ ‌​‌‍‌‌‌ ​‍​ ‍ ‌ ‌​‌ ‍‌‌ ​​‌‍‌‌​ ‌‌‍‌‍‌‍ ‌‍ ‌ ‌​‌‍‌‌‌ ​‍​ ‍ ‌ ​​‌‍​‌‌ ‌​‌‍‍​​ ‌‌‍​ ‌‍ ‌‍ ​‌ ‌‌‌‍ ‌‌‍ ‍‌ ​ ​‍‌‌​ ‌‌‌​​‍‌‌ ‌‍‍ ‌‍‌‌‌ ‍‌​‍‌‌​ ​ ‌​‌​​‍‌‌​ ​ ‌​‌​​‍‌‌​ ​‍​ ​‍‌‍‌‌‌‍​‍​ ​‍​ ‍​‌‍​ ​ ‌‌‌‍​ ‌‍​ ‌‍‌‌‌‍​‍‌‍​‌​ ​‌​‍‌‌​ ​‍​ ​‍​‍‌‌​ ‌‌‌​‌​​‍ ‍‌ ‌​‌‍‍‌‌ ‌​‌‍ ​‌‍‌‌​ ‌‍​‍‌‍​‌‌ ​ ‌‍‌‌‌‌‌‌‌ ​‍‌‍ ​​ ‌‌‍‍​‌ ‌​‌ ‌​‌ ​​‌ ​ ​‍‌‌​ ​ ‌​​‌​‍‌‌​ ​‍‌​‌‍​‍‌‌​ ​‍‌​‌‍‌‍​ ‌‍‍​‌‍‌‌‌‍ ​‌ ​ ‌‍‌‌‌‍​‌‌ ​​‌‍‍‌‌‍‌‌‌ ​‍‌ ​ ​‍ ‍‌ ​ ‌‍​‌‌‍ ‍‌‍‍‌‌ ‌​‌ ‍‌​‍ ‍‌ ​ ‌ ‌​‌ ‌‌‌‍‌​‌‍‍‌‌‍ ​‍‌‍‌‍‍‌‌‍‌​​ ‌‌‍‌‍‌‍ ‌‍ ‌ ‌​‌‍‌‌‌ ​‍​‍‌‍‌ ‌​‌ ‍‌‌ ​​‌‍‌‌​ ‌‌‍‌‍‌‍ ‌‍ ‌ ‌​‌‍‌‌‌ ​‍​‍‌‍‌ ​​‌‍​‌‌ ‌​‌‍‍​​ ‌‌‍​ ‌‍ ‌‍ ​‌ ‌‌‌‍ ‌‌‍ ‍‌ ​ ​‍‌‌​ ‌‌‌​​‍‌‌ ‌‍‍ ‌‍‌‌‌ ‍‌​‍‌‌​ ​ ‌​‌​​‍‌‌​ ​ ‌​‌​​‍‌‌​ ​‍​ ​‍‌‍‌‌‌‍​‍​ ​‍​ ‍​‌‍​ ​ ‌‌‌‍​ ‌‍​ ‌‍‌‌‌‍​‍‌‍​‌​ ​‌​‍‌‌​ ​‍​ ​‍​‍‌‌​ ‌‌‌​‌​​‍ ‍‌ ‌​‌‍‍‌‌ ‌​‌‍ ​‌‍‌‌​‍‌‍‌ ​​‌‍‌‌‌ ​‍‌ ​ ‌ ​​‌‍‌‌‌‍​ ‌ ‌​‌‍‍‌‌ ‌‍‌‍‌‌​ ‌‌ ​​‌ ‌‌‌‍​‍‌‍ ​‌‍‍‌‌ ​ ‌‍‍​‌‍‌‌‌‍‌​​‍​‍‌ ‌
Fitness​​​​‌ ‍ ​‍​‍‌‍ ‌ ​‍‌‍‍‌‌‍‌ ‌‍‍‌‌‍ ‍​‍​‍​ ‍‍​‍​‍‌ ​ ‌‍​‌‌‍ ‍‌‍‍‌‌ ‌​‌ ‍‌​‍ ‍‌‍‍‌‌‍ ​‍​‍​‍ ​​‍​‍‌‍‍​‌ ​‍‌‍‌‌‌‍‌‍​‍​‍​ ‍‍​‍​‍‌‍‍​‌ ‌​‌ ‌​‌ ​​‌ ​ ​ ‍‍​‍ ​‍ ‌‍​ ‌‍‍​‌‍‌‌‌‍ ​‌ ​ ‌‍‌‌‌‍​‌‌ ​​‌‍‍‌‌‍‌‌‌ ​‍‌ ​ ​‍ ‍‌ ​ ‌‍​‌‌‍ ‍‌‍‍‌‌ ‌​‌ ‍‌​‍ ‍‌ ​ ‌ ‌​‌ ‌‌‌‍‌​‌‍‍‌‌‍ ​‍ ‌‍‍‌‌‍ ‍‌ ‌​‌‍‌‌‌‍ ‍‌ ‌​​‍ ‌‍‌‌‌‍‌​‌‍‍‌‌ ‌​​‍ ‌‍ ‌‌‍ ‌‍‌​‌‍‌‌​ ‌‌ ​​‌ ​‍‌‍‌‌‌ ​ ‌‍‌‌‌‍ ‍‌ ‌​‌‍​‌‌ ‌​‌‍‍‌‌‍ ‌‍ ‍​ ‍ ‌‍‍‌‌‍‌​​ ‌‌‍‌‍‌‍ ‌‍ ‌ ‌​‌‍‌‌‌ ​‍​ ‍ ‌ ‌​‌ ‍‌‌ ​​‌‍‌‌​ ‌‌‍‌‍‌‍ ‌‍ ‌ ‌​‌‍‌‌‌ ​‍​ ‍ ‌ ​​‌‍​‌‌ ‌​‌‍‍​​ ‌‌‍​ ‌‍ ‌‍ ​‌ ‌‌‌‍ ‌‌‍ ‍‌ ​ ​‍‌‌​ ‌‌‌​​‍‌‌ ‌‍‍ ‌‍‌‌‌ ‍‌​‍‌‌​ ​ ‌​‌​​‍‌‌​ ​ ‌​‌​​‍‌‌​ ​‍​ ​‍‌‍‌‌‌‍​‍​ ​‍​ ‍​‌‍​ ​ ‌‌‌‍​ ‌‍​ ‌‍‌‌‌‍​‍‌‍​‌​ ​‌​‍‌‌​ ​‍​ ​‍​‍‌‌​ ‌‌‌​‌​​‍ ‍‌‍ ​‌‍‍‌‌‍ ‍‌‍‍ ‌ ​ ​‍‌‌​ ‌‌‌​​‍‌‌ ‌‍‍ ‌‍‌‌‌ ‍‌​‍‌‌​ ​ ‌​‌​​‍‌‌​ ​ ‌​‌​​‍‌‌​ ​‍​ ​‍​ ​‍​ ​ ​ ​ ‌‍​ ‌‍‌‌​ ‍​​ ‌‍​ ​‌​ ‌​‌‍​‌‌‍​ ​ ‍‌​‍‌‌​ ​‍​ ​‍​‍‌‌​ ‌‌‌​‌​​‍ ‍‌‍ ‍‌‍​‌‌‍ ‌‌‍‌‌​ ‌‍​‍‌‍​‌‌ ​ ‌‍‌‌‌‌‌‌‌ ​‍‌‍ ​​ ‌‌‍‍​‌ ‌​‌ ‌​‌ ​​‌ ​ ​‍‌‌​ ​ ‌​​‌​‍‌‌​ ​‍‌​‌‍​‍‌‌​ ​‍‌​‌‍‌‍​ ‌‍‍​‌‍‌‌‌‍ ​‌ ​ ‌‍‌‌‌‍​‌‌ ​​‌‍‍‌‌‍‌‌‌ ​‍‌ ​ ​‍ ‍‌ ​ ‌‍​‌‌‍ ‍‌‍‍‌‌ ‌​‌ ‍‌​‍ ‍‌ ​ ‌ ‌​‌ ‌‌‌‍‌​‌‍‍‌‌‍ ​‍‌‍‌‍‍‌‌‍‌​​ ‌‌‍‌‍‌‍ ‌‍ ‌ ‌​‌‍‌‌‌ ​‍​‍‌‍‌ ‌​‌ ‍‌‌ ​​‌‍‌‌​ ‌‌‍‌‍‌‍ ‌‍ ‌ ‌​‌‍‌‌‌ ​‍​‍‌‍‌ ​​‌‍​‌‌ ‌​‌‍‍​​ ‌‌‍​ ‌‍ ‌‍ ​‌ ‌‌‌‍ ‌‌‍ ‍‌ ​ ​‍‌‌​ ‌‌‌​​‍‌‌ ‌‍‍ ‌‍‌‌‌ ‍‌​‍‌‌​ ​ ‌​‌​​‍‌‌​ ​ ‌​‌​​‍‌‌​ ​‍​ ​‍‌‍‌‌‌‍​‍​ ​‍​ ‍​‌‍​ ​ ‌‌‌‍​ ‌‍​ ‌‍‌‌‌‍​‍‌‍​‌​ ​‌​‍‌‌​ ​‍​ ​‍​‍‌‌​ ‌‌‌​‌​​‍ ‍‌‍ ​‌‍‍‌‌‍ ‍‌‍‍ ‌ ​ ​‍‌‌​ ‌‌‌​​‍‌‌ ‌‍‍ ‌‍‌‌‌ ‍‌​‍‌‌​ ​ ‌​‌​​‍‌‌​ ​ ‌​‌​​‍‌‌​ ​‍​ ​‍​ ​‍​ ​ ​ ​ ‌‍​ ‌‍‌‌​ ‍​​ ‌‍​ ​‌​ ‌​‌‍​‌‌‍​ ​ ‍‌​‍‌‌​ ​‍​ ​‍​‍‌‌​ ‌‌‌​‌​​‍ ‍‌‍ ‍‌‍​‌‌‍ ‌‌‍‌‌​‍‌‍‌ ​​‌‍‌‌‌ ​‍‌ ​ ‌ ​​‌‍‌‌‌‍​ ‌ ‌​‌‍‍‌‌ ‌‍‌‍‌‌​ ‌‌ ​​‌ ‌‌‌‍​‍‌‍ ​‌‍‍‌‌ ​ ‌‍‍​‌‍‌‌‌‍‌​​‍​‍‌ ‌
Field House Manhattan​​​​‌ ‍ ​‍​‍‌‍ ‌ ​‍‌‍‍‌‌‍‌ ‌‍‍‌‌‍ ‍​‍​‍​ ‍‍​‍​‍‌ ​ ‌‍​‌‌‍ ‍‌‍‍‌‌ ‌​‌ ‍‌​‍ ‍‌‍‍‌‌‍ ​‍​‍​‍ ​​‍​‍‌‍‍​‌ ​‍‌‍‌‌‌‍‌‍​‍​‍​ ‍‍​‍​‍‌‍‍​‌ ‌​‌ ‌​‌ ​​‌ ​ ​ ‍‍​‍ ​‍ ‌‍​ ‌‍‍​‌‍‌‌‌‍ ​‌ ​ ‌‍‌‌‌‍​‌‌ ​​‌‍‍‌‌‍‌‌‌ ​‍‌ ​ ​‍ ‍‌ ​ ‌‍​‌‌‍ ‍‌‍‍‌‌ ‌​‌ ‍‌​‍ ‍‌ ​ ‌ ‌​‌ ‌‌‌‍‌​‌‍‍‌‌‍ ​‍ ‌‍‍‌‌‍ ‍‌ ‌​‌‍‌‌‌‍ ‍‌ ‌​​‍ ‌‍‌‌‌‍‌​‌‍‍‌‌ ‌​​‍ ‌‍ ‌‌‍ ‌‍‌​‌‍‌‌​ ‌‌ ​​‌ ​‍‌‍‌‌‌ ​ ‌‍‌‌‌‍ ‍‌ ‌​‌‍​‌‌ ‌​‌‍‍‌‌‍ ‌‍ ‍​ ‍ ‌‍‍‌‌‍‌​​ ‌‌‍‌‍‌‍ ‌‍ ‌ ‌​‌‍‌‌‌ ​‍​ ‍ ‌ ‌​‌ ‍‌‌ ​​‌‍‌‌​ ‌‌‍‌‍‌‍ ‌‍ ‌ ‌​‌‍‌‌‌ ​‍​ ‍ ‌ ​​‌‍​‌‌ ‌​‌‍‍​​ ‌‌‍​ ‌‍ ‌‍ ​‌ ‌‌‌‍ ‌‌‍ ‍‌ ​ ​‍‌‌​ ‌‌‌​​‍‌‌ ‌‍‍ ‌‍‌‌‌ ‍‌​‍‌‌​ ​ ‌​‌​​‍‌‌​ ​ ‌​‌​​‍‌‌​ ​‍​ ​‍‌‍‌‌‌‍​‍​ ​‍​ ‍​‌‍​ ​ ‌‌‌‍​ ‌‍​ ‌‍‌‌‌‍​‍‌‍​‌​ ​‌​‍‌‌​ ​‍​ ​‍​‍‌‌​ ‌‌‌​‌​​‍ ‍‌‍ ​‌‍‍‌‌‍ ‍‌‍‍ ‌ ​ ​‍‌‌​ ‌‌‌​​‍‌‌ ‌‍‍ ‌‍‌‌‌ ‍‌​‍‌‌​ ​ ‌​‌​​‍‌‌​ ​ ‌​‌​​‍‌‌​ ​‍​ ​‍​ ​‌​ ​ ​ ​‌‌‍​‍​ ​​​ ​‌‌‍​‌​ ‌ ​ ​‍​ ​‍​ ‌‍​ ‌​​‍‌‌​ ​‍​ ​‍​‍‌‌​ ‌‌‌​‌​​‍ ‍‌‍ ‍‌‍​‌‌‍ ‌‌‍‌‌​ ‌‍​‍‌‍​‌‌ ​ ‌‍‌‌‌‌‌‌‌ ​‍‌‍ ​​ ‌‌‍‍​‌ ‌​‌ ‌​‌ ​​‌ ​ ​‍‌‌​ ​ ‌​​‌​‍‌‌​ ​‍‌​‌‍​‍‌‌​ ​‍‌​‌‍‌‍​ ‌‍‍​‌‍‌‌‌‍ ​‌ ​ ‌‍‌‌‌‍​‌‌ ​​‌‍‍‌‌‍‌‌‌ ​‍‌ ​ ​‍ ‍‌ ​ ‌‍​‌‌‍ ‍‌‍‍‌‌ ‌​‌ ‍‌​‍ ‍‌ ​ ‌ ‌​‌ ‌‌‌‍‌​‌‍‍‌‌‍ ​‍‌‍‌‍‍‌‌‍‌​​ ‌‌‍‌‍‌‍ ‌‍ ‌ ‌​‌‍‌‌‌ ​‍​‍‌‍‌ ‌​‌ ‍‌‌ ​​‌‍‌‌​ ‌‌‍‌‍‌‍ ‌‍ ‌ ‌​‌‍‌‌‌ ​‍​‍‌‍‌ ​​‌‍​‌‌ ‌​‌‍‍​​ ‌‌‍​ ‌‍ ‌‍ ​‌ ‌‌‌‍ ‌‌‍ ‍‌ ​ ​‍‌‌​ ‌‌‌​​‍‌‌ ‌‍‍ ‌‍‌‌‌ ‍‌​‍‌‌​ ​ ‌​‌​​‍‌‌​ ​ ‌​‌​​‍‌‌​ ​‍​ ​‍‌‍‌‌‌‍​‍​ ​‍​ ‍​‌‍​ ​ ‌‌‌‍​ ‌‍​ ‌‍‌‌‌‍​‍‌‍​‌​ ​‌​‍‌‌​ ​‍​ ​‍​‍‌‌​ ‌‌‌​‌​​‍ ‍‌‍ ​‌‍‍‌‌‍ ‍‌‍‍ ‌ ​ ​‍‌‌​ ‌‌‌​​‍‌‌ ‌‍‍ ‌‍‌‌‌ ‍‌​‍‌‌​ ​ ‌​‌​​‍‌‌​ ​ ‌​‌​​‍‌‌​ ​‍​ ​‍​ ​‌​ ​ ​ ​‌‌‍​‍​ ​​​ ​‌‌‍​‌​ ‌ ​ ​‍​ ​‍​ ‌‍​ ‌​​‍‌‌​ ​‍​ ​‍​‍‌‌​ ‌‌‌​‌​​‍ ‍‌‍ ‍‌‍​‌‌‍ ‌‌‍‌‌​‍‌‍‌ ​​‌‍‌‌‌ ​‍‌ ​ ‌ ​​‌‍‌‌‌‍​ ‌ ‌​‌‍‍‌‌ ‌‍‌‍‌‌​ ‌‌ ​​‌ ‌‌‌‍​‍‌‍ ​‌‍‍‌‌ ​ ‌‍‍​‌‍‌‌‌‍‌​​‍​‍‌ ‌
Field House Brooklyn​​​​‌ ‍ ​‍​‍‌‍ ‌ ​‍‌‍‍‌‌‍‌ ‌‍‍‌‌‍ ‍​‍​‍​ ‍‍​‍​‍‌ ​ ‌‍​‌‌‍ ‍‌‍‍‌‌ ‌​‌ ‍‌​‍ ‍‌‍‍‌‌‍ ​‍​‍​‍ ​​‍​‍‌‍‍​‌ ​‍‌‍‌‌‌‍‌‍​‍​‍​ ‍‍​‍​‍‌‍‍​‌ ‌​‌ ‌​‌ ​​‌ ​ ​ ‍‍​‍ ​‍ ‌‍​ ‌‍‍​‌‍‌‌‌‍ ​‌ ​ ‌‍‌‌‌‍​‌‌ ​​‌‍‍‌‌‍‌‌‌ ​‍‌ ​ ​‍ ‍‌ ​ ‌‍​‌‌‍ ‍‌‍‍‌‌ ‌​‌ ‍‌​‍ ‍‌ ​ ‌ ‌​‌ ‌‌‌‍‌​‌‍‍‌‌‍ ​‍ ‌‍‍‌‌‍ ‍‌ ‌​‌‍‌‌‌‍ ‍‌ ‌​​‍ ‌‍‌‌‌‍‌​‌‍‍‌‌ ‌​​‍ ‌‍ ‌‌‍ ‌‍‌​‌‍‌‌​ ‌‌ ​​‌ ​‍‌‍‌‌‌ ​ ‌‍‌‌‌‍ ‍‌ ‌​‌‍​‌‌ ‌​‌‍‍‌‌‍ ‌‍ ‍​ ‍ ‌‍‍‌‌‍‌​​ ‌‌‍‌‍‌‍ ‌‍ ‌ ‌​‌‍‌‌‌ ​‍​ ‍ ‌ ‌​‌ ‍‌‌ ​​‌‍‌‌​ ‌‌‍‌‍‌‍ ‌‍ ‌ ‌​‌‍‌‌‌ ​‍​ ‍ ‌ ​​‌‍​‌‌ ‌​‌‍‍​​ ‌‌‍​ ‌‍ ‌‍ ​‌ ‌‌‌‍ ‌‌‍ ‍‌ ​ ​‍‌‌​ ‌‌‌​​‍‌‌ ‌‍‍ ‌‍‌‌‌ ‍‌​‍‌‌​ ​ ‌​‌​​‍‌‌​ ​ ‌​‌​​‍‌‌​ ​‍​ ​‍‌‍‌‌‌‍​‍​ ​‍​ ‍​‌‍​ ​ ‌‌‌‍​ ‌‍​ ‌‍‌‌‌‍​‍‌‍​‌​ ​‌​‍‌‌​ ​‍​ ​‍​‍‌‌​ ‌‌‌​‌​​‍ ‍‌‍ ​‌‍‍‌‌‍ ‍‌‍‍ ‌ ​ ​‍‌‌​ ‌‌‌​​‍‌‌ ‌‍‍ ‌‍‌‌‌ ‍‌​‍‌‌​ ​ ‌​‌​​‍‌‌​ ​ ‌​‌​​‍‌‌​ ​‍​ ​‍​ ‌‍​ ‍​​ ‌ ‌‍‌​​ ​‌​ ​‍​ ‌‌​ ‌‍​ ​‍​ ​‌‌‍​ ​ ​‌​‍‌‌​ ​‍​ ​‍​‍‌‌​ ‌‌‌​‌​​‍ ‍‌‍ ‍‌‍​‌‌‍ ‌‌‍‌‌​ ‌‍​‍‌‍​‌‌ ​ ‌‍‌‌‌‌‌‌‌ ​‍‌‍ ​​ ‌‌‍‍​‌ ‌​‌ ‌​‌ ​​‌ ​ ​‍‌‌​ ​ ‌​​‌​‍‌‌​ ​‍‌​‌‍​‍‌‌​ ​‍‌​‌‍‌‍​ ‌‍‍​‌‍‌‌‌‍ ​‌ ​ ‌‍‌‌‌‍​‌‌ ​​‌‍‍‌‌‍‌‌‌ ​‍‌ ​ ​‍ ‍‌ ​ ‌‍​‌‌‍ ‍‌‍‍‌‌ ‌​‌ ‍‌​‍ ‍‌ ​ ‌ ‌​‌ ‌‌‌‍‌​‌‍‍‌‌‍ ​‍‌‍‌‍‍‌‌‍‌​​ ‌‌‍‌‍‌‍ ‌‍ ‌ ‌​‌‍‌‌‌ ​‍​‍‌‍‌ ‌​‌ ‍‌‌ ​​‌‍‌‌​ ‌‌‍‌‍‌‍ ‌‍ ‌ ‌​‌‍‌‌‌ ​‍​‍‌‍‌ ​​‌‍​‌‌ ‌​‌‍‍​​ ‌‌‍​ ‌‍ ‌‍ ​‌ ‌‌‌‍ ‌‌‍ ‍‌ ​ ​‍‌‌​ ‌‌‌​​‍‌‌ ‌‍‍ ‌‍‌‌‌ ‍‌​‍‌‌​ ​ ‌​‌​​‍‌‌​ ​ ‌​‌​​‍‌‌​ ​‍​ ​‍‌‍‌‌‌‍​‍​ ​‍​ ‍​‌‍​ ​ ‌‌‌‍​ ‌‍​ ‌‍‌‌‌‍​‍‌‍​‌​ ​‌​‍‌‌​ ​‍​ ​‍​‍‌‌​ ‌‌‌​‌​​‍ ‍‌‍ ​‌‍‍‌‌‍ ‍‌‍‍ ‌ ​ ​‍‌‌​ ‌‌‌​​‍‌‌ ‌‍‍ ‌‍‌‌‌ ‍‌​‍‌‌​ ​ ‌​‌​​‍‌‌​ ​ ‌​‌​​‍‌‌​ ​‍​ ​‍​ ‌‍​ ‍​​ ‌ ‌‍‌​​ ​‌​ ​‍​ ‌‌​ ‌‍​ ​‍​ ​‌‌‍​ ​ ​‌​‍‌‌​ ​‍​ ​‍​‍‌‌​ ‌‌‌​‌​​‍ ‍‌‍ ‍‌‍​‌‌‍ ‌‌‍‌‌​‍‌‍‌ ​​‌‍‌‌‌ ​‍‌ ​ ‌ ​​‌‍‌‌‌‍​ ‌ ‌​‌‍‍‌‌ ‌‍‌‍‌‌​ ‌‌ ​​‌ ‌‌‌‍​‍‌‍ ​‌‍‍‌‌ ​ ‌‍‍​‌‍‌‌‌‍‌​​‍​‍‌ ‌
Sky Rink​​​​‌ ‍ ​‍​‍‌‍ ‌ ​‍‌‍‍‌‌‍‌ ‌‍‍‌‌‍ ‍​‍​‍​ ‍‍​‍​‍‌ ​ ‌‍​‌‌‍ ‍‌‍‍‌‌ ‌​‌ ‍‌​‍ ‍‌‍‍‌‌‍ ​‍​‍​‍ ​​‍​‍‌‍‍​‌ ​‍‌‍‌‌‌‍‌‍​‍​‍​ ‍‍​‍​‍‌‍‍​‌ ‌​‌ ‌​‌ ​​‌ ​ ​ ‍‍​‍ ​‍ ‌‍​ ‌‍‍​‌‍‌‌‌‍ ​‌ ​ ‌‍‌‌‌‍​‌‌ ​​‌‍‍‌‌‍‌‌‌ ​‍‌ ​ ​‍ ‍‌ ​ ‌‍​‌‌‍ ‍‌‍‍‌‌ ‌​‌ ‍‌​‍ ‍‌ ​ ‌ ‌​‌ ‌‌‌‍‌​‌‍‍‌‌‍ ​‍ ‌‍‍‌‌‍ ‍‌ ‌​‌‍‌‌‌‍ ‍‌ ‌​​‍ ‌‍‌‌‌‍‌​‌‍‍‌‌ ‌​​‍ ‌‍ ‌‌‍ ‌‍‌​‌‍‌‌​ ‌‌ ​​‌ ​‍‌‍‌‌‌ ​ ‌‍‌‌‌‍ ‍‌ ‌​‌‍​‌‌ ‌​‌‍‍‌‌‍ ‌‍ ‍​ ‍ ‌‍‍‌‌‍‌​​ ‌‌‍‌‍‌‍ ‌‍ ‌ ‌​‌‍‌‌‌ ​‍​ ‍ ‌ ‌​‌ ‍‌‌ ​​‌‍‌‌​ ‌‌‍‌‍‌‍ ‌‍ ‌ ‌​‌‍‌‌‌ ​‍​ ‍ ‌ ​​‌‍​‌‌ ‌​‌‍‍​​ ‌‌‍​ ‌‍ ‌‍ ​‌ ‌‌‌‍ ‌‌‍ ‍‌ ​ ​‍‌‌​ ‌‌‌​​‍‌‌ ‌‍‍ ‌‍‌‌‌ ‍‌​‍‌‌​ ​ ‌​‌​​‍‌‌​ ​ ‌​‌​​‍‌‌​ ​‍​ ​‍‌‍‌‌‌‍​‍​ ​‍​ ‍​‌‍​ ​ ‌‌‌‍​ ‌‍​ ‌‍‌‌‌‍​‍‌‍​‌​ ​‌​‍‌‌​ ​‍​ ​‍​‍‌‌​ ‌‌‌​‌​​‍ ‍‌‍ ​‌‍‍‌‌‍ ‍‌‍‍ ‌ ​ ​‍‌‌​ ‌‌‌​​‍‌‌ ‌‍‍ ‌‍‌‌‌ ‍‌​‍‌‌​ ​ ‌​‌​​‍‌‌​ ​ ‌​‌​​‍‌‌​ ​‍​ ​‍​ ‌​​ ‌ ‌‍‌‍‌‍‌‍​ ​​​ ‌‍​ ‌‌​ ‌​‌‍‌​‌‍‌​​ ​‌‌‍​‍​‍‌‌​ ​‍​ ​‍​‍‌‌​ ‌‌‌​‌​​‍ ‍‌‍ ‍‌‍​‌‌‍ ‌‌‍‌‌​ ‌‍​‍‌‍​‌‌ ​ ‌‍‌‌‌‌‌‌‌ ​‍‌‍ ​​ ‌‌‍‍​‌ ‌​‌ ‌​‌ ​​‌ ​ ​‍‌‌​ ​ ‌​​‌​‍‌‌​ ​‍‌​‌‍​‍‌‌​ ​‍‌​‌‍‌‍​ ‌‍‍​‌‍‌‌‌‍ ​‌ ​ ‌‍‌‌‌‍​‌‌ ​​‌‍‍‌‌‍‌‌‌ ​‍‌ ​ ​‍ ‍‌ ​ ‌‍​‌‌‍ ‍‌‍‍‌‌ ‌​‌ ‍‌​‍ ‍‌ ​ ‌ ‌​‌ ‌‌‌‍‌​‌‍‍‌‌‍ ​‍‌‍‌‍‍‌‌‍‌​​ ‌‌‍‌‍‌‍ ‌‍ ‌ ‌​‌‍‌‌‌ ​‍​‍‌‍‌ ‌​‌ ‍‌‌ ​​‌‍‌‌​ ‌‌‍‌‍‌‍ ‌‍ ‌ ‌​‌‍‌‌‌ ​‍​‍‌‍‌ ​​‌‍​‌‌ ‌​‌‍‍​​ ‌‌‍​ ‌‍ ‌‍ ​‌ ‌‌‌‍ ‌‌‍ ‍‌ ​ ​‍‌‌​ ‌‌‌​​‍‌‌ ‌‍‍ ‌‍‌‌‌ ‍‌​‍‌‌​ ​ ‌​‌​​‍‌‌​ ​ ‌​‌​​‍‌‌​ ​‍​ ​‍‌‍‌‌‌‍​‍​ ​‍​ ‍​‌‍​ ​ ‌‌‌‍​ ‌‍​ ‌‍‌‌‌‍​‍‌‍​‌​ ​‌​‍‌‌​ ​‍​ ​‍​‍‌‌​ ‌‌‌​‌​​‍ ‍‌‍ ​‌‍‍‌‌‍ ‍‌‍‍ ‌ ​ ​‍‌‌​ ‌‌‌​​‍‌‌ ‌‍‍ ‌‍‌‌‌ ‍‌​‍‌‌​ ​ ‌​‌​​‍‌‌​ ​ ‌​‌​​‍‌‌​ ​‍​ ​‍​ ‌​​ ‌ ‌‍‌‍‌‍‌‍​ ​​​ ‌‍​ ‌‌​ ‌​‌‍‌​‌‍‌​​ ​‌‌‍​‍​‍‌‌​ ​‍​ ​‍​‍‌‌​ ‌‌‌​‌​​‍ ‍‌‍ ‍‌‍​‌‌‍ ‌‌‍‌‌​‍‌‍‌ ​​‌‍‌‌‌ ​‍‌ ​ ‌ ​​‌‍‌‌‌‍​ ‌ ‌​‌‍‍‌‌ ‌‍‌‍‌‌​ ‌‌ ​​‌ ‌‌‌‍​‍‌‍ ​‌‍‍‌‌ ​ ‌‍‍​‌‍‌‌‌‍‌​​‍​‍‌ ‌
Swim​​​​‌ ‍ ​‍​‍‌‍ ‌ ​‍‌‍‍‌‌‍‌ ‌‍‍‌‌‍ ‍​‍​‍​ ‍‍​‍​‍‌ ​ ‌‍​‌‌‍ ‍‌‍‍‌‌ ‌​‌ ‍‌​‍ ‍‌‍‍‌‌‍ ​‍​‍​‍ ​​‍​‍‌‍‍​‌ ​‍‌‍‌‌‌‍‌‍​‍​‍​ ‍‍​‍​‍‌‍‍​‌ ‌​‌ ‌​‌ ​​‌ ​ ​ ‍‍​‍ ​‍ ‌‍​ ‌‍‍​‌‍‌‌‌‍ ​‌ ​ ‌‍‌‌‌‍​‌‌ ​​‌‍‍‌‌‍‌‌‌ ​‍‌ ​ ​‍ ‍‌ ​ ‌‍​‌‌‍ ‍‌‍‍‌‌ ‌​‌ ‍‌​‍ ‍‌ ​ ‌ ‌​‌ ‌‌‌‍‌​‌‍‍‌‌‍ ​‍ ‌‍‍‌‌‍ ‍‌ ‌​‌‍‌‌‌‍ ‍‌ ‌​​‍ ‌‍‌‌‌‍‌​‌‍‍‌‌ ‌​​‍ ‌‍ ‌‌‍ ‌‍‌​‌‍‌‌​ ‌‌ ​​‌ ​‍‌‍‌‌‌ ​ ‌‍‌‌‌‍ ‍‌ ‌​‌‍​‌‌ ‌​‌‍‍‌‌‍ ‌‍ ‍​ ‍ ‌‍‍‌‌‍‌​​ ‌‌‍‌‍‌‍ ‌‍ ‌ ‌​‌‍‌‌‌ ​‍​ ‍ ‌ ‌​‌ ‍‌‌ ​​‌‍‌‌​ ‌‌‍‌‍‌‍ ‌‍ ‌ ‌​‌‍‌‌‌ ​‍​ ‍ ‌ ​​‌‍​‌‌ ‌​‌‍‍​​ ‌‌‍​ ‌‍ ‌‍ ​‌ ‌‌‌‍ ‌‌‍ ‍‌ ​ ​‍‌‌​ ‌‌‌​​‍‌‌ ‌‍‍ ‌‍‌‌‌ ‍‌​‍‌‌​ ​ ‌​‌​​‍‌‌​ ​ ‌​‌​​‍‌‌​ ​‍​ ​‍‌‍‌‌‌‍​‍​ ​‍​ ‍​‌‍​ ​ ‌‌‌‍​ ‌‍​ ‌‍‌‌‌‍​‍‌‍​‌​ ​‌​‍‌‌​ ​‍​ ​‍​‍‌‌​ ‌‌‌​‌​​‍ ‍‌‍ ​‌‍‍‌‌‍ ‍‌‍‍ ‌ ​ ​‍‌‌​ ‌‌‌​​‍‌‌ ‌‍‍ ‌‍‌‌‌ ‍‌​‍‌‌​ ​ ‌​‌​​‍‌‌​ ​ ‌​‌​​‍‌‌​ ​‍​ ​‍‌‍‌‍‌‍‌‍​ ​​​ ‌‌​ ‌‌​ ‌​​ ​‍‌‍​ ​ ​‌​ ​ ‌‍​ ‌‍​‌‌‍​ ‌‍‌‌​ ‌‍​ ​‌​ ​ ‌‍​ ‌‍​‍​ ‌​​ ‍​‌‍‌​​ ‍​​ ‌‍​ ‌‌‌‍​‍​ ‌​​ ‌​​ ​‌​ ‍‌​ ‍‌‌‍​ ​‍‌‌​ ​‍​ ​‍​‍‌‌​ ‌‌‌​‌​​‍ ‍‌‍ ‍‌‍​‌‌‍ ‌‌‍‌‌​ ‌‍​‍‌‍​‌‌ ​ ‌‍‌‌‌‌‌‌‌ ​‍‌‍ ​​ ‌‌‍‍​‌ ‌​‌ ‌​‌ ​​‌ ​ ​‍‌‌​ ​ ‌​​‌​‍‌‌​ ​‍‌​‌‍​‍‌‌​ ​‍‌​‌‍‌‍​ ‌‍‍​‌‍‌‌‌‍ ​‌ ​ ‌‍‌‌‌‍​‌‌ ​​‌‍‍‌‌‍‌‌‌ ​‍‌ ​ ​‍ ‍‌ ​ ‌‍​‌‌‍ ‍‌‍‍‌‌ ‌​‌ ‍‌​‍ ‍‌ ​ ‌ ‌​‌ ‌‌‌‍‌​‌‍‍‌‌‍ ​‍‌‍‌‍‍‌‌‍‌​​ ‌‌‍‌‍‌‍ ‌‍ ‌ ‌​‌‍‌‌‌ ​‍​‍‌‍‌ ‌​‌ ‍‌‌ ​​‌‍‌‌​ ‌‌‍‌‍‌‍ ‌‍ ‌ ‌​‌‍‌‌‌ ​‍​‍‌‍‌ ​​‌‍​‌‌ ‌​‌‍‍​​ ‌‌‍​ ‌‍ ‌‍ ​‌ ‌‌‌‍ ‌‌‍ ‍‌ ​ ​‍‌‌​ ‌‌‌​​‍‌‌ ‌‍‍ ‌‍‌‌‌ ‍‌​‍‌‌​ ​ ‌​‌​​‍‌‌​ ​ ‌​‌​​‍‌‌​ ​‍​ ​‍‌‍‌‌‌‍​‍​ ​‍​ ‍​‌‍​ ​ ‌‌‌‍​ ‌‍​ ‌‍‌‌‌‍​‍‌‍​‌​ ​‌​‍‌‌​ ​‍​ ​‍​‍‌‌​ ‌‌‌​‌​​‍ ‍‌‍ ​‌‍‍‌‌‍ ‍‌‍‍ ‌ ​ ​‍‌‌​ ‌‌‌​​‍‌‌ ‌‍‍ ‌‍‌‌‌ ‍‌​‍‌‌​ ​ ‌​‌​​‍‌‌​ ​ ‌​‌​​‍‌‌​ ​‍​ ​‍‌‍‌‍‌‍‌‍​ ​​​ ‌‌​ ‌‌​ ‌​​ ​‍‌‍​ ​ ​‌​ ​ ‌‍​ ‌‍​‌‌‍​ ‌‍‌‌​ ‌‍​ ​‌​ ​ ‌‍​ ‌‍​‍​ ‌​​ ‍​‌‍‌​​ ‍​​ ‌‍​ ‌‌‌‍​‍​ ‌​​ ‌​​ ​‌​ ‍‌​ ‍‌‌‍​ ​‍‌‌​ ​‍​ ​‍​‍‌‌​ ‌‌‌​‌​​‍ ‍‌‍ ‍‌‍​‌‌‍ ‌‌‍‌‌​‍‌‍‌ ​​‌‍‌‌‌ ​‍‌ ​ ‌ ​​‌‍‌‌‌‍​ ‌ ‌​‌‍‍‌‌ ‌‍‌‍‌‌​ ‌‌ ​​‌ ‌‌‌‍​‍‌‍ ​‌‍‍‌‌ ​ ‌‍‍​‌‍‌‌‌‍‌​​‍​‍‌ ‌
Golf Club​​​​‌ ‍ ​‍​‍‌‍ ‌ ​‍‌‍‍‌‌‍‌ ‌‍‍‌‌‍ ‍​‍​‍​ ‍‍​‍​‍‌ ​ ‌‍​‌‌‍ ‍‌‍‍‌‌ ‌​‌ ‍‌​‍ ‍‌‍‍‌‌‍ ​‍​‍​‍ ​​‍​‍‌‍‍​‌ ​‍‌‍‌‌‌‍‌‍​‍​‍​ ‍‍​‍​‍‌‍‍​‌ ‌​‌ ‌​‌ ​​‌ ​ ​ ‍‍​‍ ​‍ ‌‍​ ‌‍‍​‌‍‌‌‌‍ ​‌ ​ ‌‍‌‌‌‍​‌‌ ​​‌‍‍‌‌‍‌‌‌ ​‍‌ ​ ​‍ ‍‌ ​ ‌‍​‌‌‍ ‍‌‍‍‌‌ ‌​‌ ‍‌​‍ ‍‌ ​ ‌ ‌​‌ ‌‌‌‍‌​‌‍‍‌‌‍ ​‍ ‌‍‍‌‌‍ ‍‌ ‌​‌‍‌‌‌‍ ‍‌ ‌​​‍ ‌‍‌‌‌‍‌​‌‍‍‌‌ ‌​​‍ ‌‍ ‌‌‍ ‌‍‌​‌‍‌‌​ ‌‌ ​​‌ ​‍‌‍‌‌‌ ​ ‌‍‌‌‌‍ ‍‌ ‌​‌‍​‌‌ ‌​‌‍‍‌‌‍ ‌‍ ‍​ ‍ ‌‍‍‌‌‍‌​​ ‌‌‍‌‍‌‍ ‌‍ ‌ ‌​‌‍‌‌‌ ​‍​ ‍ ‌ ‌​‌ ‍‌‌ ​​‌‍‌‌​ ‌‌‍‌‍‌‍ ‌‍ ‌ ‌​‌‍‌‌‌ ​‍​ ‍ ‌ ​​‌‍​‌‌ ‌​‌‍‍​​ ‌‌‍​ ‌‍ ‌‍ ​‌ ‌‌‌‍ ‌‌‍ ‍‌ ​ ​‍‌‌​ ‌‌‌​​‍‌‌ ‌‍‍ ‌‍‌‌‌ ‍‌​‍‌‌​ ​ ‌​‌​​‍‌‌​ ​ ‌​‌​​‍‌‌​ ​‍​ ​‍‌‍‌‌‌‍​‍​ ​‍​ ‍​‌‍​ ​ ‌‌‌‍​ ‌‍​ ‌‍‌‌‌‍​‍‌‍​‌​ ​‌​‍‌‌​ ​‍​ ​‍​‍‌‌​ ‌‌‌​‌​​‍ ‍‌‍ ​‌‍‍‌‌‍ ‍‌‍‍ ‌ ​ ​‍‌‌​ ‌‌‌​​‍‌‌ ‌‍‍ ‌‍‌‌‌ ‍‌​‍‌‌​ ​ ‌​‌​​‍‌‌​ ​ ‌​‌​​‍‌‌​ ​‍​ ​‍​ ‌​‌‍‌‌​ ‌‍‌‍‌​​ ​‍​ ‌‍​ ​‍‌‍‌‍‌‍​‌‌‍​ ‌‍​ ‌‍​ ​‍‌‌​ ​‍​ ​‍​‍‌‌​ ‌‌‌​‌​​‍ ‍‌‍ ‍‌‍​‌‌‍ ‌‌‍‌‌​ ‌‍​‍‌‍​‌‌ ​ ‌‍‌‌‌‌‌‌‌ ​‍‌‍ ​​ ‌‌‍‍​‌ ‌​‌ ‌​‌ ​​‌ ​ ​‍‌‌​ ​ ‌​​‌​‍‌‌​ ​‍‌​‌‍​‍‌‌​ ​‍‌​‌‍‌‍​ ‌‍‍​‌‍‌‌‌‍ ​‌ ​ ‌‍‌‌‌‍​‌‌ ​​‌‍‍‌‌‍‌‌‌ ​‍‌ ​ ​‍ ‍‌ ​ ‌‍​‌‌‍ ‍‌‍‍‌‌ ‌​‌ ‍‌​‍ ‍‌ ​ ‌ ‌​‌ ‌‌‌‍‌​‌‍‍‌‌‍ ​‍‌‍‌‍‍‌‌‍‌​​ ‌‌‍‌‍‌‍ ‌‍ ‌ ‌​‌‍‌‌‌ ​‍​‍‌‍‌ ‌​‌ ‍‌‌ ​​‌‍‌‌​ ‌‌‍‌‍‌‍ ‌‍ ‌ ‌​‌‍‌‌‌ ​‍​‍‌‍‌ ​​‌‍​‌‌ ‌​‌‍‍​​ ‌‌‍​ ‌‍ ‌‍ ​‌ ‌‌‌‍ ‌‌‍ ‍‌ ​ ​‍‌‌​ ‌‌‌​​‍‌‌ ‌‍‍ ‌‍‌‌‌ ‍‌​‍‌‌​ ​ ‌​‌​​‍‌‌​ ​ ‌​‌​​‍‌‌​ ​‍​ ​‍‌‍‌‌‌‍​‍​ ​‍​ ‍​‌‍​ ​ ‌‌‌‍​ ‌‍​ ‌‍‌‌‌‍​‍‌‍​‌​ ​‌​‍‌‌​ ​‍​ ​‍​‍‌‌​ ‌‌‌​‌​​‍ ‍‌‍ ​‌‍‍‌‌‍ ‍‌‍‍ ‌ ​ ​‍‌‌​ ‌‌‌​​‍‌‌ ‌‍‍ ‌‍‌‌‌ ‍‌​‍‌‌​ ​ ‌​‌​​‍‌‌​ ​ ‌​‌​​‍‌‌​ ​‍​ ​‍​ ‌​‌‍‌‌​ ‌‍‌‍‌​​ ​‍​ ‌‍​ ​‍‌‍‌‍‌‍​‌‌‍​ ‌‍​ ‌‍​ ​‍‌‌​ ​‍​ ​‍​‍‌‌​ ‌‌‌​‌​​‍ ‍‌‍ ‍‌‍​‌‌‍ ‌‌‍‌‌​‍‌‍‌ ​​‌‍‌‌‌ ​‍‌ ​ ‌ ​​‌‍‌‌‌‍​ ‌ ‌​‌‍‍‌‌ ‌‍‌‍‌‌​ ‌‌ ​​‌ ‌‌‌‍​‍‌‍ ​‌‍‍‌‌ ​ ‌‍‍​‌‍‌‌‌‍‌​​‍​‍‌ ‌
Athletic Club​​​​‌ ‍ ​‍​‍‌‍ ‌ ​‍‌‍‍‌‌‍‌ ‌‍‍‌‌‍ ‍​‍​‍​ ‍‍​‍​‍‌ ​ ‌‍​‌‌‍ ‍‌‍‍‌‌ ‌​‌ ‍‌​‍ ‍‌‍‍‌‌‍ ​‍​‍​‍ ​​‍​‍‌‍‍​‌ ​‍‌‍‌‌‌‍‌‍​‍​‍​ ‍‍​‍​‍‌‍‍​‌ ‌​‌ ‌​‌ ​​‌ ​ ​ ‍‍​‍ ​‍ ‌‍​ ‌‍‍​‌‍‌‌‌‍ ​‌ ​ ‌‍‌‌‌‍​‌‌ ​​‌‍‍‌‌‍‌‌‌ ​‍‌ ​ ​‍ ‍‌ ​ ‌‍​‌‌‍ ‍‌‍‍‌‌ ‌​‌ ‍‌​‍ ‍‌ ​ ‌ ‌​‌ ‌‌‌‍‌​‌‍‍‌‌‍ ​‍ ‌‍‍‌‌‍ ‍‌ ‌​‌‍‌‌‌‍ ‍‌ ‌​​‍ ‌‍‌‌‌‍‌​‌‍‍‌‌ ‌​​‍ ‌‍ ‌‌‍ ‌‍‌​‌‍‌‌​ ‌‌ ​​‌ ​‍‌‍‌‌‌ ​ ‌‍‌‌‌‍ ‍‌ ‌​‌‍​‌‌ ‌​‌‍‍‌‌‍ ‌‍ ‍​ ‍ ‌‍‍‌‌‍‌​​ ‌‌‍‌‍‌‍ ‌‍ ‌ ‌​‌‍‌‌‌ ​‍​ ‍ ‌ ‌​‌ ‍‌‌ ​​‌‍‌‌​ ‌‌‍‌‍‌‍ ‌‍ ‌ ‌​‌‍‌‌‌ ​‍​ ‍ ‌ ​​‌‍​‌‌ ‌​‌‍‍​​ ‌‌‍​ ‌‍ ‌‍ ​‌ ‌‌‌‍ ‌‌‍ ‍‌ ​ ​‍‌‌​ ‌‌‌​​‍‌‌ ‌‍‍ ‌‍‌‌‌ ‍‌​‍‌‌​ ​ ‌​‌​​‍‌‌​ ​ ‌​‌​​‍‌‌​ ​‍​ ​‍‌‍‌‌‌‍​‍​ ​‍​ ‍​‌‍​ ​ ‌‌‌‍​ ‌‍​ ‌‍‌‌‌‍​‍‌‍​‌​ ​‌​‍‌‌​ ​‍​ ​‍​‍‌‌​ ‌‌‌​‌​​‍ ‍‌‍ ​‌‍‍‌‌‍ ‍‌‍‍ ‌ ​ ​‍‌‌​ ‌‌‌​​‍‌‌ ‌‍‍ ‌‍‌‌‌ ‍‌​‍‌‌​ ​ ‌​‌​​‍‌‌​ ​ ‌​‌​​‍‌‌​ ​‍​ ​‍​ ‍​‌‍​‌​ ​ ​ ‌​‌‍​‌​ ‌ ‌‍‌​‌‍​‌​ ​ ​ ‍​‌‍‌‌‌‍​ ​‍‌‌​ ​‍​ ​‍​‍‌‌​ ‌‌‌​‌​​‍ ‍‌‍ ‍‌‍​‌‌‍ ‌‌‍‌‌​ ‌‍​‍‌‍​‌‌ ​ ‌‍‌‌‌‌‌‌‌ ​‍‌‍ ​​ ‌‌‍‍​‌ ‌​‌ ‌​‌ ​​‌ ​ ​‍‌‌​ ​ ‌​​‌​‍‌‌​ ​‍‌​‌‍​‍‌‌​ ​‍‌​‌‍‌‍​ ‌‍‍​‌‍‌‌‌‍ ​‌ ​ ‌‍‌‌‌‍​‌‌ ​​‌‍‍‌‌‍‌‌‌ ​‍‌ ​ ​‍ ‍‌ ​ ‌‍​‌‌‍ ‍‌‍‍‌‌ ‌​‌ ‍‌​‍ ‍‌ ​ ‌ ‌​‌ ‌‌‌‍‌​‌‍‍‌‌‍ ​‍‌‍‌‍‍‌‌‍‌​​ ‌‌‍‌‍‌‍ ‌‍ ‌ ‌​‌‍‌‌‌ ​‍​‍‌‍‌ ‌​‌ ‍‌‌ ​​‌‍‌‌​ ‌‌‍‌‍‌‍ ‌‍ ‌ ‌​‌‍‌‌‌ ​‍​‍‌‍‌ ​​‌‍​‌‌ ‌​‌‍‍​​ ‌‌‍​ ‌‍ ‌‍ ​‌ ‌‌‌‍ ‌‌‍ ‍‌ ​ ​‍‌‌​ ‌‌‌​​‍‌‌ ‌‍‍ ‌‍‌‌‌ ‍‌​‍‌‌​ ​ ‌​‌​​‍‌‌​ ​ ‌​‌​​‍‌‌​ ​‍​ ​‍‌‍‌‌‌‍​‍​ ​‍​ ‍​‌‍​ ​ ‌‌‌‍​ ‌‍​ ‌‍‌‌‌‍​‍‌‍​‌​ ​‌​‍‌‌​ ​‍​ ​‍​‍‌‌​ ‌‌‌​‌​​‍ ‍‌‍ ​‌‍‍‌‌‍ ‍‌‍‍ ‌ ​ ​‍‌‌​ ‌‌‌​​‍‌‌ ‌‍‍ ‌‍‌‌‌ ‍‌​‍‌‌​ ​ ‌​‌​​‍‌‌​ ​ ‌​‌​​‍‌‌​ ​‍​ ​‍​ ‍​‌‍​‌​ ​ ​ ‌​‌‍​‌​ ‌ ‌‍‌​‌‍​‌​ ​ ​ ‍​‌‍‌‌‌‍​ ​‍‌‌​ ​‍​ ​‍​‍‌‌​ ‌‌‌​‌​​‍ ‍‌‍ ‍‌‍​‌‌‍ ‌‌‍‌‌​‍‌‍‌ ​​‌‍‌‌‌ ​‍‌ ​ ‌ ​​‌‍‌‌‌‍​ ‌ ‌​‌‍‍‌‌ ‌‍‌‍‌‌​ ‌‌ ​​‌ ‌‌‌‍​‍‌‍ ​‌‍‍‌‌ ​ ‌‍‍​‌‍‌‌‌‍‌​​‍​‍‌ ‌
Marina​​​​‌ ‍ ​‍​‍‌‍ ‌ ​‍‌‍‍‌‌‍‌ ‌‍‍‌‌‍ ‍​‍​‍​ ‍‍​‍​‍‌ ​ ‌‍​‌‌‍ ‍‌‍‍‌‌ ‌​‌ ‍‌​‍ ‍‌‍‍‌‌‍ ​‍​‍​‍ ​​‍​‍‌‍‍​‌ ​‍‌‍‌‌‌‍‌‍​‍​‍​ ‍‍​‍​‍‌‍‍​‌ ‌​‌ ‌​‌ ​​‌ ​ ​ ‍‍​‍ ​‍ ‌‍​ ‌‍‍​‌‍‌‌‌‍ ​‌ ​ ‌‍‌‌‌‍​‌‌ ​​‌‍‍‌‌‍‌‌‌ ​‍‌ ​ ​‍ ‍‌ ​ ‌‍​‌‌‍ ‍‌‍‍‌‌ ‌​‌ ‍‌​‍ ‍‌ ​ ‌ ‌​‌ ‌‌‌‍‌​‌‍‍‌‌‍ ​‍ ‌‍‍‌‌‍ ‍‌ ‌​‌‍‌‌‌‍ ‍‌ ‌​​‍ ‌‍‌‌‌‍‌​‌‍‍‌‌ ‌​​‍ ‌‍ ‌‌‍ ‌‍‌​‌‍‌‌​ ‌‌ ​​‌ ​‍‌‍‌‌‌ ​ ‌‍‌‌‌‍ ‍‌ ‌​‌‍​‌‌ ‌​‌‍‍‌‌‍ ‌‍ ‍​ ‍ ‌‍‍‌‌‍‌​​ ‌‌‍‌‍‌‍ ‌‍ ‌ ‌​‌‍‌‌‌ ​‍​ ‍ ‌ ‌​‌ ‍‌‌ ​​‌‍‌‌​ ‌‌‍‌‍‌‍ ‌‍ ‌ ‌​‌‍‌‌‌ ​‍​ ‍ ‌ ​​‌‍​‌‌ ‌​‌‍‍​​ ‌‌‍​ ‌‍ ‌‍ ​‌ ‌‌‌‍ ‌‌‍ ‍‌ ​ ​‍‌‌​ ‌‌‌​​‍‌‌ ‌‍‍ ‌‍‌‌‌ ‍‌​‍‌‌​ ​ ‌​‌​​‍‌‌​ ​ ‌​‌​​‍‌‌​ ​‍​ ​‍‌‍‌‌‌‍​‍​ ​‍​ ‍​‌‍​ ​ ‌‌‌‍​ ‌‍​ ‌‍‌‌‌‍​‍‌‍​‌​ ​‌​‍‌‌​ ​‍​ ​‍​‍‌‌​ ‌‌‌​‌​​‍ ‍‌‍ ​‌‍‍‌‌‍ ‍‌‍‍ ‌ ​ ​‍‌‌​ ‌‌‌​​‍‌‌ ‌‍‍ ‌‍‌‌‌ ‍‌​‍‌‌​ ​ ‌​‌​​‍‌‌​ ​ ‌​‌​​‍‌‌​ ​‍​ ​‍​ ‌‍​ ‌‌​ ‌‍​ ‌‌‌‍‌‌‌‍‌‍‌‍​‌​ ​​​ ‌‍​ ‌‌​ ‌​‌‍‌​​‍‌‌​ ​‍​ ​‍​‍‌‌​ ‌‌‌​‌​​‍ ‍‌‍ ‍‌‍​‌‌‍ ‌‌‍‌‌​ ‌‍​‍‌‍​‌‌ ​ ‌‍‌‌‌‌‌‌‌ ​‍‌‍ ​​ ‌‌‍‍​‌ ‌​‌ ‌​‌ ​​‌ ​ ​‍‌‌​ ​ ‌​​‌​‍‌‌​ ​‍‌​‌‍​‍‌‌​ ​‍‌​‌‍‌‍​ ‌‍‍​‌‍‌‌‌‍ ​‌ ​ ‌‍‌‌‌‍​‌‌ ​​‌‍‍‌‌‍‌‌‌ ​‍‌ ​ ​‍ ‍‌ ​ ‌‍​‌‌‍ ‍‌‍‍‌‌ ‌​‌ ‍‌​‍ ‍‌ ​ ‌ ‌​‌ ‌‌‌‍‌​‌‍‍‌‌‍ ​‍‌‍‌‍‍‌‌‍‌​​ ‌‌‍‌‍‌‍ ‌‍ ‌ ‌​‌‍‌‌‌ ​‍​‍‌‍‌ ‌​‌ ‍‌‌ ​​‌‍‌‌​ ‌‌‍‌‍‌‍ ‌‍ ‌ ‌​‌‍‌‌‌ ​‍​‍‌‍‌ ​​‌‍​‌‌ ‌​‌‍‍​​ ‌‌‍​ ‌‍ ‌‍ ​‌ ‌‌‌‍ ‌‌‍ ‍‌ ​ ​‍‌‌​ ‌‌‌​​‍‌‌ ‌‍‍ ‌‍‌‌‌ ‍‌​‍‌‌​ ​ ‌​‌​​‍‌‌​ ​ ‌​‌​​‍‌‌​ ​‍​ ​‍‌‍‌‌‌‍​‍​ ​‍​ ‍​‌‍​ ​ ‌‌‌‍​ ‌‍​ ‌‍‌‌‌‍​‍‌‍​‌​ ​‌​‍‌‌​ ​‍​ ​‍​‍‌‌​ ‌‌‌​‌​​‍ ‍‌‍ ​‌‍‍‌‌‍ ‍‌‍‍ ‌ ​ ​‍‌‌​ ‌‌‌​​‍‌‌ ‌‍‍ ‌‍‌‌‌ ‍‌​‍‌‌​ ​ ‌​‌​​‍‌‌​ ​ ‌​‌​​‍‌‌​ ​‍​ ​‍​ ‌‍​ ‌‌​ ‌‍​ ‌‌‌‍‌‌‌‍‌‍‌‍​‌​ ​​​ ‌‍​ ‌‌​ ‌​‌‍‌​​‍‌‌​ ​‍​ ​‍​‍‌‌​ ‌‌‌​‌​​‍ ‍‌‍ ‍‌‍​‌‌‍ ‌‌‍‌‌​‍‌‍‌ ​​‌‍‌‌‌ ​‍‌ ​ ‌ ​​‌‍‌‌‌‍​ ‌ ‌​‌‍‍‌‌ ‌‍‌‍‌‌​ ‌‌ ​​‌ ‌‌‌‍​‍‌‍ ​‌‍‍‌‌ ​ ‌‍‍​‌‍‌‌‌‍‌​​‍​‍‌ ‌
Company​​​​‌ ‍ ​‍​‍‌‍ ‌ ​‍‌‍‍‌‌‍‌ ‌‍‍‌‌‍ ‍​‍​‍​ ‍‍​‍​‍‌ ​ ‌‍​‌‌‍ ‍‌‍‍‌‌ ‌​‌ ‍‌​‍ ‍‌‍‍‌‌‍ ​‍​‍​‍ ​​‍​‍‌‍‍​‌ ​‍‌‍‌‌‌‍‌‍​‍​‍​ ‍‍​‍​‍‌‍‍​‌ ‌​‌ ‌​‌ ​​‌ ​ ​ ‍‍​‍ ​‍ ‌‍​ ‌‍‍​‌‍‌‌‌‍ ​‌ ​ ‌‍‌‌‌‍​‌‌ ​​‌‍‍‌‌‍‌‌‌ ​‍‌ ​ ​‍ ‍‌ ​ ‌‍​‌‌‍ ‍‌‍‍‌‌ ‌​‌ ‍‌​‍ ‍‌ ​ ‌ ‌​‌ ‌‌‌‍‌​‌‍‍‌‌‍ ​‍ ‌‍‍‌‌‍ ‍‌ ‌​‌‍‌‌‌‍ ‍‌ ‌​​‍ ‌‍‌‌‌‍‌​‌‍‍‌‌ ‌​​‍ ‌‍ ‌‌‍ ‌‍‌​‌‍‌‌​ ‌‌ ​​‌ ​‍‌‍‌‌‌ ​ ‌‍‌‌‌‍ ‍‌ ‌​‌‍​‌‌ ‌​‌‍‍‌‌‍ ‌‍ ‍​ ‍ ‌‍‍‌‌‍‌​​ ‌‌‍‌‍‌‍ ‌‍ ‌ ‌​‌‍‌‌‌ ​‍​ ‍ ‌ ‌​‌ ‍‌‌ ​​‌‍‌‌​ ‌‌‍‌‍‌‍ ‌‍ ‌ ‌​‌‍‌‌‌ ​‍​ ‍ ‌ ​​‌‍​‌‌ ‌​‌‍‍​​ ‌‌‍​ ‌‍ ‌‍ ​‌ ‌‌‌‍ ‌‌‍ ‍‌ ​ ​‍‌‌​ ‌‌‌​​‍‌‌ ‌‍‍ ‌‍‌‌‌ ‍‌​‍‌‌​ ​ ‌​‌​​‍‌‌​ ​ ‌​‌​​‍‌‌​ ​‍​ ​‍‌‍​ ​ ​ ​ ‌​​ ​​‌‍​ ​ ‌‍‌‍‌​​ ‌​‌‍‌‍‌‍‌‌‌‍‌‌‌‍‌​​‍‌‌​ ​‍​ ​‍​‍‌‌​ ‌‌‌​‌​​‍ ‍‌ ‌​‌‍‍‌‌ ‌​‌‍ ​‌‍‌‌​ ‌‍​‍‌‍​‌‌ ​ ‌‍‌‌‌‌‌‌‌ ​‍‌‍ ​​ ‌‌‍‍​‌ ‌​‌ ‌​‌ ​​‌ ​ ​‍‌‌​ ​ ‌​​‌​‍‌‌​ ​‍‌​‌‍​‍‌‌​ ​‍‌​‌‍‌‍​ ‌‍‍​‌‍‌‌‌‍ ​‌ ​ ‌‍‌‌‌‍​‌‌ ​​‌‍‍‌‌‍‌‌‌ ​‍‌ ​ ​‍ ‍‌ ​ ‌‍​‌‌‍ ‍‌‍‍‌‌ ‌​‌ ‍‌​‍ ‍‌ ​ ‌ ‌​‌ ‌‌‌‍‌​‌‍‍‌‌‍ ​‍‌‍‌‍‍‌‌‍‌​​ ‌‌‍‌‍‌‍ ‌‍ ‌ ‌​‌‍‌‌‌ ​‍​‍‌‍‌ ‌​‌ ‍‌‌ ​​‌‍‌‌​ ‌‌‍‌‍‌‍ ‌‍ ‌ ‌​‌‍‌‌‌ ​‍​‍‌‍‌ ​​‌‍​‌‌ ‌​‌‍‍​​ ‌‌‍​ ‌‍ ‌‍ ​‌ ‌‌‌‍ ‌‌‍ ‍‌ ​ ​‍‌‌​ ‌‌‌​​‍‌‌ ‌‍‍ ‌‍‌‌‌ ‍‌​‍‌‌​ ​ ‌​‌​​‍‌‌​ ​ ‌​‌​​‍‌‌​ ​‍​ ​‍‌‍​ ​ ​ ​ ‌​​ ​​‌‍​ ​ ‌‍‌‍‌​​ ‌​‌‍‌‍‌‍‌‌‌‍‌‌‌‍‌​​‍‌‌​ ​‍​ ​‍​‍‌‌​ ‌‌‌​‌​​‍ ‍‌ ‌​‌‍‍‌‌ ‌​‌‍ ​‌‍‌‌​‍‌‍‌ ​​‌‍‌‌‌ ​‍‌ ​ ‌ ​​‌‍‌‌‌‍​ ‌ ‌​‌‍‍‌‌ ‌‍‌‍‌‌​ ‌‌ ​​‌ ‌‌‌‍​‍‌‍ ​‌‍‍‌‌ ​ ‌‍‍​‌‍‌‌‌‍‌​​‍​‍‌ ‌
Privacy Policy​​​​‌ ‍ ​‍​‍‌‍ ‌ ​‍‌‍‍‌‌‍‌ ‌‍‍‌‌‍ ‍​‍​‍​ ‍‍​‍​‍‌ ​ ‌‍​‌‌‍ ‍‌‍‍‌‌ ‌​‌ ‍‌​‍ ‍‌‍‍‌‌‍ ​‍​‍​‍ ​​‍​‍‌‍‍​‌ ​‍‌‍‌‌‌‍‌‍​‍​‍​ ‍‍​‍​‍‌‍‍​‌ ‌​‌ ‌​‌ ​​‌ ​ ​ ‍‍​‍ ​‍ ‌‍​ ‌‍‍​‌‍‌‌‌‍ ​‌ ​ ‌‍‌‌‌‍​‌‌ ​​‌‍‍‌‌‍‌‌‌ ​‍‌ ​ ​‍ ‍‌ ​ ‌‍​‌‌‍ ‍‌‍‍‌‌ ‌​‌ ‍‌​‍ ‍‌ ​ ‌ ‌​‌ ‌‌‌‍‌​‌‍‍‌‌‍ ​‍ ‌‍‍‌‌‍ ‍‌ ‌​‌‍‌‌‌‍ ‍‌ ‌​​‍ ‌‍‌‌‌‍‌​‌‍‍‌‌ ‌​​‍ ‌‍ ‌‌‍ ‌‍‌​‌‍‌‌​ ‌‌ ​​‌ ​‍‌‍‌‌‌ ​ ‌‍‌‌‌‍ ‍‌ ‌​‌‍​‌‌ ‌​‌‍‍‌‌‍ ‌‍ ‍​ ‍ ‌‍‍‌‌‍‌​​ ‌‌‍‌‍‌‍ ‌‍ ‌ ‌​‌‍‌‌‌ ​‍​ ‍ ‌ ‌​‌ ‍‌‌ ​​‌‍‌‌​ ‌‌‍‌‍‌‍ ‌‍ ‌ ‌​‌‍‌‌‌ ​‍​ ‍ ‌ ​​‌‍​‌‌ ‌​‌‍‍​​ ‌‌‍​ ‌‍ ‌‍ ​‌ ‌‌‌‍ ‌‌‍ ‍‌ ​ ​‍‌‌​ ‌‌‌​​‍‌‌ ‌‍‍ ‌‍‌‌‌ ‍‌​‍‌‌​ ​ ‌​‌​​‍‌‌​ ​ ‌​‌​​‍‌‌​ ​‍​ ​‍‌‍​ ​ ​ ​ ‌​​ ​​‌‍​ ​ ‌‍‌‍‌​​ ‌​‌‍‌‍‌‍‌‌‌‍‌‌‌‍‌​​‍‌‌​ ​‍​ ​‍​‍‌‌​ ‌‌‌​‌​​‍ ‍‌‍ ​‌‍‍‌‌‍ ‍‌‍‍ ‌ ​ ​‍‌‌​ ‌‌‌​​‍‌‌ ‌‍‍ ‌‍‌‌‌ ‍‌​‍‌‌​ ​ ‌​‌​​‍‌‌​ ​ ‌​‌​​‍‌‌​ ​‍​ ​‍​ ​​​ ‍‌‌‍‌‌​ ‍​​ ‍‌​ ​‍‌‍​‍‌‍​‍​ ​‍​ ‍​‌‍​‌​ ​​​‍‌‌​ ​‍​ ​‍​‍‌‌​ ‌‌‌​‌​​‍ ‍‌‍ ‍‌‍​‌‌‍ ‌‌‍‌‌​ ‌‍​‍‌‍​‌‌ ​ ‌‍‌‌‌‌‌‌‌ ​‍‌‍ ​​ ‌‌‍‍​‌ ‌​‌ ‌​‌ ​​‌ ​ ​‍‌‌​ ​ ‌​​‌​‍‌‌​ ​‍‌​‌‍​‍‌‌​ ​‍‌​‌‍‌‍​ ‌‍‍​‌‍‌‌‌‍ ​‌ ​ ‌‍‌‌‌‍​‌‌ ​​‌‍‍‌‌‍‌‌‌ ​‍‌ ​ ​‍ ‍‌ ​ ‌‍​‌‌‍ ‍‌‍‍‌‌ ‌​‌ ‍‌​‍ ‍‌ ​ ‌ ‌​‌ ‌‌‌‍‌​‌‍‍‌‌‍ ​‍‌‍‌‍‍‌‌‍‌​​ ‌‌‍‌‍‌‍ ‌‍ ‌ ‌​‌‍‌‌‌ ​‍​‍‌‍‌ ‌​‌ ‍‌‌ ​​‌‍‌‌​ ‌‌‍‌‍‌‍ ‌‍ ‌ ‌​‌‍‌‌‌ ​‍​‍‌‍‌ ​​‌‍​‌‌ ‌​‌‍‍​​ ‌‌‍​ ‌‍ ‌‍ ​‌ ‌‌‌‍ ‌‌‍ ‍‌ ​ ​‍‌‌​ ‌‌‌​​‍‌‌ ‌‍‍ ‌‍‌‌‌ ‍‌​‍‌‌​ ​ ‌​‌​​‍‌‌​ ​ ‌​‌​​‍‌‌​ ​‍​ ​‍‌‍​ ​ ​ ​ ‌​​ ​​‌‍​ ​ ‌‍‌‍‌​​ ‌​‌‍‌‍‌‍‌‌‌‍‌‌‌‍‌​​‍‌‌​ ​‍​ ​‍​‍‌‌​ ‌‌‌​‌​​‍ ‍‌‍ ​‌‍‍‌‌‍ ‍‌‍‍ ‌ ​ ​‍‌‌​ ‌‌‌​​‍‌‌ ‌‍‍ ‌‍‌‌‌ ‍‌​‍‌‌​ ​ ‌​‌​​‍‌‌​ ​ ‌​‌​​‍‌‌​ ​‍​ ​‍​ ​​​ ‍‌‌‍‌‌​ ‍​​ ‍‌​ ​‍‌‍​‍‌‍​‍​ ​‍​ ‍​‌‍​‌​ ​​​‍‌‌​ ​‍​ ​‍​‍‌‌​ ‌‌‌​‌​​‍ ‍‌‍ ‍‌‍​‌‌‍ ‌‌‍‌‌​‍‌‍‌ ​​‌‍‌‌‌ ​‍‌ ​ ‌ ​​‌‍‌‌‌‍​ ‌ ‌​‌‍‍‌‌ ‌‍‌‍‌‌​ ‌‌ ​​‌ ‌‌‌‍​‍‌‍ ​‌‍‍‌‌ ​ ‌‍‍​‌‍‌‌‌‍‌​​‍​‍‌ ‌
Accessibility Statement​​​​‌ ‍ ​‍​‍‌‍ ‌ ​‍‌‍‍‌‌‍‌ ‌‍‍‌‌‍ ‍​‍​‍​ ‍‍​‍​‍‌ ​ ‌‍​‌‌‍ ‍‌‍‍‌‌ ‌​‌ ‍‌​‍ ‍‌‍‍‌‌‍ ​‍​‍​‍ ​​‍​‍‌‍‍​‌ ​‍‌‍‌‌‌‍‌‍​‍​‍​ ‍‍​‍​‍‌‍‍​‌ ‌​‌ ‌​‌ ​​‌ ​ ​ ‍‍​‍ ​‍ ‌‍​ ‌‍‍​‌‍‌‌‌‍ ​‌ ​ ‌‍‌‌‌‍​‌‌ ​​‌‍‍‌‌‍‌‌‌ ​‍‌ ​ ​‍ ‍‌ ​ ‌‍​‌‌‍ ‍‌‍‍‌‌ ‌​‌ ‍‌​‍ ‍‌ ​ ‌ ‌​‌ ‌‌‌‍‌​‌‍‍‌‌‍ ​‍ ‌‍‍‌‌‍ ‍‌ ‌​‌‍‌‌‌‍ ‍‌ ‌​​‍ ‌‍‌‌‌‍‌​‌‍‍‌‌ ‌​​‍ ‌‍ ‌‌‍ ‌‍‌​‌‍‌‌​ ‌‌ ​​‌ ​‍‌‍‌‌‌ ​ ‌‍‌‌‌‍ ‍‌ ‌​‌‍​‌‌ ‌​‌‍‍‌‌‍ ‌‍ ‍​ ‍ ‌‍‍‌‌‍‌​​ ‌‌‍‌‍‌‍ ‌‍ ‌ ‌​‌‍‌‌‌ ​‍​ ‍ ‌ ‌​‌ ‍‌‌ ​​‌‍‌‌​ ‌‌‍‌‍‌‍ ‌‍ ‌ ‌​‌‍‌‌‌ ​‍​ ‍ ‌ ​​‌‍​‌‌ ‌​‌‍‍​​ ‌‌‍​ ‌‍ ‌‍ ​‌ ‌‌‌‍ ‌‌‍ ‍‌ ​ ​‍‌‌​ ‌‌‌​​‍‌‌ ‌‍‍ ‌‍‌‌‌ ‍‌​‍‌‌​ ​ ‌​‌​​‍‌‌​ ​ ‌​‌​​‍‌‌​ ​‍​ ​‍‌‍​ ​ ​ ​ ‌​​ ​​‌‍​ ​ ‌‍‌‍‌​​ ‌​‌‍‌‍‌‍‌‌‌‍‌‌‌‍‌​​‍‌‌​ ​‍​ ​‍​‍‌‌​ ‌‌‌​‌​​‍ ‍‌‍ ​‌‍‍‌‌‍ ‍‌‍‍ ‌ ​ ​‍‌‌​ ‌‌‌​​‍‌‌ ‌‍‍ ‌‍‌‌‌ ‍‌​‍‌‌​ ​ ‌​‌​​‍‌‌​ ​ ‌​‌​​‍‌‌​ ​‍​ ​‍​ ​ ​ ‌‍​ ‌ ​ ​ ‌‍​‌​ ‌‍​ ‌ ​ ‍‌​ ​‌​ ‌‍‌‍‌​​ ​​​‍‌‌​ ​‍​ ​‍​‍‌‌​ ‌‌‌​‌​​‍ ‍‌‍ ‍‌‍​‌‌‍ ‌‌‍‌‌​ ‌‍​‍‌‍​‌‌ ​ ‌‍‌‌‌‌‌‌‌ ​‍‌‍ ​​ ‌‌‍‍​‌ ‌​‌ ‌​‌ ​​‌ ​ ​‍‌‌​ ​ ‌​​‌​‍‌‌​ ​‍‌​‌‍​‍‌‌​ ​‍‌​‌‍‌‍​ ‌‍‍​‌‍‌‌‌‍ ​‌ ​ ‌‍‌‌‌‍​‌‌ ​​‌‍‍‌‌‍‌‌‌ ​‍‌ ​ ​‍ ‍‌ ​ ‌‍​‌‌‍ ‍‌‍‍‌‌ ‌​‌ ‍‌​‍ ‍‌ ​ ‌ ‌​‌ ‌‌‌‍‌​‌‍‍‌‌‍ ​‍‌‍‌‍‍‌‌‍‌​​ ‌‌‍‌‍‌‍ ‌‍ ‌ ‌​‌‍‌‌‌ ​‍​‍‌‍‌ ‌​‌ ‍‌‌ ​​‌‍‌‌​ ‌‌‍‌‍‌‍ ‌‍ ‌ ‌​‌‍‌‌‌ ​‍​‍‌‍‌ ​​‌‍​‌‌ ‌​‌‍‍​​ ‌‌‍​ ‌‍ ‌‍ ​‌ ‌‌‌‍ ‌‌‍ ‍‌ ​ ​‍‌‌​ ‌‌‌​​‍‌‌ ‌‍‍ ‌‍‌‌‌ ‍‌​‍‌‌​ ​ ‌​‌​​‍‌‌​ ​ ‌​‌​​‍‌‌​ ​‍​ ​‍‌‍​ ​ ​ ​ ‌​​ ​​‌‍​ ​ ‌‍‌‍‌​​ ‌​‌‍‌‍‌‍‌‌‌‍‌‌‌‍‌​​‍‌‌​ ​‍​ ​‍​‍‌‌​ ‌‌‌​‌​​‍ ‍‌‍ ​‌‍‍‌‌‍ ‍‌‍‍ ‌ ​ ​‍‌‌​ ‌‌‌​​‍‌‌ ‌‍‍ ‌‍‌‌‌ ‍‌​‍‌‌​ ​ ‌​‌​​‍‌‌​ ​ ‌​‌​​‍‌‌​ ​‍​ ​‍​ ​ ​ ‌‍​ ‌ ​ ​ ‌‍​‌​ ‌‍​ ‌ ​ ‍‌​ ​‌​ ‌‍‌‍‌​​ ​​​‍‌‌​ ​‍​ ​‍​‍‌‌​ ‌‌‌​‌​​‍ ‍‌‍ ‍‌‍​‌‌‍ ‌‌‍‌‌​‍‌‍‌ ​​‌‍‌‌‌ ​‍‌ ​ ‌ ​​‌‍‌‌‌‍​ ‌ ‌​‌‍‍‌‌ ‌‍‌‍‌‌​ ‌‌ ​​‌ ‌‌‌‍​‍‌‍ ​‌‍‍‌‌ ​ ‌‍‍​‌‍‌‌‌‍‌​​‍​‍‌ ‌
Our Story​​​​‌ ‍ ​‍​‍‌‍ ‌ ​‍‌‍‍‌‌‍‌ ‌‍‍‌‌‍ ‍​‍​‍​ ‍‍​‍​‍‌ ​ ‌‍​‌‌‍ ‍‌‍‍‌‌ ‌​‌ ‍‌​‍ ‍‌‍‍‌‌‍ ​‍​‍​‍ ​​‍​‍‌‍‍​‌ ​‍‌‍‌‌‌‍‌‍​‍​‍​ ‍‍​‍​‍‌‍‍​‌ ‌​‌ ‌​‌ ​​‌ ​ ​ ‍‍​‍ ​‍ ‌‍​ ‌‍‍​‌‍‌‌‌‍ ​‌ ​ ‌‍‌‌‌‍​‌‌ ​​‌‍‍‌‌‍‌‌‌ ​‍‌ ​ ​‍ ‍‌ ​ ‌‍​‌‌‍ ‍‌‍‍‌‌ ‌​‌ ‍‌​‍ ‍‌ ​ ‌ ‌​‌ ‌‌‌‍‌​‌‍‍‌‌‍ ​‍ ‌‍‍‌‌‍ ‍‌ ‌​‌‍‌‌‌‍ ‍‌ ‌​​‍ ‌‍‌‌‌‍‌​‌‍‍‌‌ ‌​​‍ ‌‍ ‌‌‍ ‌‍‌​‌‍‌‌​ ‌‌ ​​‌ ​‍‌‍‌‌‌ ​ ‌‍‌‌‌‍ ‍‌ ‌​‌‍​‌‌ ‌​‌‍‍‌‌‍ ‌‍ ‍​ ‍ ‌‍‍‌‌‍‌​​ ‌‌‍‌‍‌‍ ‌‍ ‌ ‌​‌‍‌‌‌ ​‍​ ‍ ‌ ‌​‌ ‍‌‌ ​​‌‍‌‌​ ‌‌‍‌‍‌‍ ‌‍ ‌ ‌​‌‍‌‌‌ ​‍​ ‍ ‌ ​​‌‍​‌‌ ‌​‌‍‍​​ ‌‌‍​ ‌‍ ‌‍ ​‌ ‌‌‌‍ ‌‌‍ ‍‌ ​ ​‍‌‌​ ‌‌‌​​‍‌‌ ‌‍‍ ‌‍‌‌‌ ‍‌​‍‌‌​ ​ ‌​‌​​‍‌‌​ ​ ‌​‌​​‍‌‌​ ​‍​ ​‍‌‍​ ​ ​ ​ ‌​​ ​​‌‍​ ​ ‌‍‌‍‌​​ ‌​‌‍‌‍‌‍‌‌‌‍‌‌‌‍‌​​‍‌‌​ ​‍​ ​‍​‍‌‌​ ‌‌‌​‌​​‍ ‍‌‍ ​‌‍‍‌‌‍ ‍‌‍‍ ‌ ​ ​‍‌‌​ ‌‌‌​​‍‌‌ ‌‍‍ ‌‍‌‌‌ ‍‌​‍‌‌​ ​ ‌​‌​​‍‌‌​ ​ ‌​‌​​‍‌‌​ ​‍​ ​‍‌‍‌‍​ ​ ​ ‌‌‌‍‌​‌‍​ ​ ​​​ ​ ​ ‌‍​ ‌‍​ ​ ‌‍​‍​ ​‍​‍‌‌​ ​‍​ ​‍​‍‌‌​ ‌‌‌​‌​​‍ ‍‌‍ ‍‌‍​‌‌‍ ‌‌‍‌‌​ ‌‍​‍‌‍​‌‌ ​ ‌‍‌‌‌‌‌‌‌ ​‍‌‍ ​​ ‌‌‍‍​‌ ‌​‌ ‌​‌ ​​‌ ​ ​‍‌‌​ ​ ‌​​‌​‍‌‌​ ​‍‌​‌‍​‍‌‌​ ​‍‌​‌‍‌‍​ ‌‍‍​‌‍‌‌‌‍ ​‌ ​ ‌‍‌‌‌‍​‌‌ ​​‌‍‍‌‌‍‌‌‌ ​‍‌ ​ ​‍ ‍‌ ​ ‌‍​‌‌‍ ‍‌‍‍‌‌ ‌​‌ ‍‌​‍ ‍‌ ​ ‌ ‌​‌ ‌‌‌‍‌​‌‍‍‌‌‍ ​‍‌‍‌‍‍‌‌‍‌​​ ‌‌‍‌‍‌‍ ‌‍ ‌ ‌​‌‍‌‌‌ ​‍​‍‌‍‌ ‌​‌ ‍‌‌ ​​‌‍‌‌​ ‌‌‍‌‍‌‍ ‌‍ ‌ ‌​‌‍‌‌‌ ​‍​‍‌‍‌ ​​‌‍​‌‌ ‌​‌‍‍​​ ‌‌‍​ ‌‍ ‌‍ ​‌ ‌‌‌‍ ‌‌‍ ‍‌ ​ ​‍‌‌​ ‌‌‌​​‍‌‌ ‌‍‍ ‌‍‌‌‌ ‍‌​‍‌‌​ ​ ‌​‌​​‍‌‌​ ​ ‌​‌​​‍‌‌​ ​‍​ ​‍‌‍​ ​ ​ ​ ‌​​ ​​‌‍​ ​ ‌‍‌‍‌​​ ‌​‌‍‌‍‌‍‌‌‌‍‌‌‌‍‌​​‍‌‌​ ​‍​ ​‍​‍‌‌​ ‌‌‌​‌​​‍ ‍‌‍ ​‌‍‍‌‌‍ ‍‌‍‍ ‌ ​ ​‍‌‌​ ‌‌‌​​‍‌‌ ‌‍‍ ‌‍‌‌‌ ‍‌​‍‌‌​ ​ ‌​‌​​‍‌‌​ ​ ‌​‌​​‍‌‌​ ​‍​ ​‍‌‍‌‍​ ​ ​ ‌‌‌‍‌​‌‍​ ​ ​​​ ​ ​ ‌‍​ ‌‍​ ​ ‌‍​‍​ ​‍​‍‌‌​ ​‍​ ​‍​‍‌‌​ ‌‌‌​‌​​‍ ‍‌‍ ‍‌‍​‌‌‍ ‌‌‍‌‌​‍‌‍‌ ​​‌‍‌‌‌ ​‍‌ ​ ‌ ​​‌‍‌‌‌‍​ ‌ ‌​‌‍‍‌‌ ‌‍‌‍‌‌​ ‌‌ ​​‌ ‌‌‌‍​‍‌‍ ​‌‍‍‌‌ ​ ‌‍‍​‌‍‌‌‌‍‌​​‍​‍‌ ‌
Our Impact​​​​‌ ‍ ​‍​‍‌‍ ‌ ​‍‌‍‍‌‌‍‌ ‌‍‍‌‌‍ ‍​‍​‍​ ‍‍​‍​‍‌ ​ ‌‍​‌‌‍ ‍‌‍‍‌‌ ‌​‌ ‍‌​‍ ‍‌‍‍‌‌‍ ​‍​‍​‍ ​​‍​‍‌‍‍​‌ ​‍‌‍‌‌‌‍‌‍​‍​‍​ ‍‍​‍​‍‌‍‍​‌ ‌​‌ ‌​‌ ​​‌ ​ ​ ‍‍​‍ ​‍ ‌‍​ ‌‍‍​‌‍‌‌‌‍ ​‌ ​ ‌‍‌‌‌‍​‌‌ ​​‌‍‍‌‌‍‌‌‌ ​‍‌ ​ ​‍ ‍‌ ​ ‌‍​‌‌‍ ‍‌‍‍‌‌ ‌​‌ ‍‌​‍ ‍‌ ​ ‌ ‌​‌ ‌‌‌‍‌​‌‍‍‌‌‍ ​‍ ‌‍‍‌‌‍ ‍‌ ‌​‌‍‌‌‌‍ ‍‌ ‌​​‍ ‌‍‌‌‌‍‌​‌‍‍‌‌ ‌​​‍ ‌‍ ‌‌‍ ‌‍‌​‌‍‌‌​ ‌‌ ​​‌ ​‍‌‍‌‌‌ ​ ‌‍‌‌‌‍ ‍‌ ‌​‌‍​‌‌ ‌​‌‍‍‌‌‍ ‌‍ ‍​ ‍ ‌‍‍‌‌‍‌​​ ‌‌‍‌‍‌‍ ‌‍ ‌ ‌​‌‍‌‌‌ ​‍​ ‍ ‌ ‌​‌ ‍‌‌ ​​‌‍‌‌​ ‌‌‍‌‍‌‍ ‌‍ ‌ ‌​‌‍‌‌‌ ​‍​ ‍ ‌ ​​‌‍​‌‌ ‌​‌‍‍​​ ‌‌‍​ ‌‍ ‌‍ ​‌ ‌‌‌‍ ‌‌‍ ‍‌ ​ ​‍‌‌​ ‌‌‌​​‍‌‌ ‌‍‍ ‌‍‌‌‌ ‍‌​‍‌‌​ ​ ‌​‌​​‍‌‌​ ​ ‌​‌​​‍‌‌​ ​‍​ ​‍‌‍​ ​ ​ ​ ‌​​ ​​‌‍​ ​ ‌‍‌‍‌​​ ‌​‌‍‌‍‌‍‌‌‌‍‌‌‌‍‌​​‍‌‌​ ​‍​ ​‍​‍‌‌​ ‌‌‌​‌​​‍ ‍‌‍ ​‌‍‍‌‌‍ ‍‌‍‍ ‌ ​ ​‍‌‌​ ‌‌‌​​‍‌‌ ‌‍‍ ‌‍‌‌‌ ‍‌​‍‌‌​ ​ ‌​‌​​‍‌‌​ ​ ‌​‌​​‍‌‌​ ​‍​ ​‍‌‍‌‍​ ‍‌​ ​ ‌‍​‌​ ‌​​ ​‌‌‍​‌​ ​​‌‍‌‌​ ‌‍‌‍‌​​ ‌ ​‍‌‌​ ​‍​ ​‍​‍‌‌​ ‌‌‌​‌​​‍ ‍‌‍ ‍‌‍​‌‌‍ ‌‌‍‌‌​ ‌‍​‍‌‍​‌‌ ​ ‌‍‌‌‌‌‌‌‌ ​‍‌‍ ​​ ‌‌‍‍​‌ ‌​‌ ‌​‌ ​​‌ ​ ​‍‌‌​ ​ ‌​​‌​‍‌‌​ ​‍‌​‌‍​‍‌‌​ ​‍‌​‌‍‌‍​ ‌‍‍​‌‍‌‌‌‍ ​‌ ​ ‌‍‌‌‌‍​‌‌ ​​‌‍‍‌‌‍‌‌‌ ​‍‌ ​ ​‍ ‍‌ ​ ‌‍​‌‌‍ ‍‌‍‍‌‌ ‌​‌ ‍‌​‍ ‍‌ ​ ‌ ‌​‌ ‌‌‌‍‌​‌‍‍‌‌‍ ​‍‌‍‌‍‍‌‌‍‌​​ ‌‌‍‌‍‌‍ ‌‍ ‌ ‌​‌‍‌‌‌ ​‍​‍‌‍‌ ‌​‌ ‍‌‌ ​​‌‍‌‌​ ‌‌‍‌‍‌‍ ‌‍ ‌ ‌​‌‍‌‌‌ ​‍​‍‌‍‌ ​​‌‍​‌‌ ‌​‌‍‍​​ ‌‌‍​ ‌‍ ‌‍ ​‌ ‌‌‌‍ ‌‌‍ ‍‌ ​ ​‍‌‌​ ‌‌‌​​‍‌‌ ‌‍‍ ‌‍‌‌‌ ‍‌​‍‌‌​ ​ ‌​‌​​‍‌‌​ ​ ‌​‌​​‍‌‌​ ​‍​ ​‍‌‍​ ​ ​ ​ ‌​​ ​​‌‍​ ​ ‌‍‌‍‌​​ ‌​‌‍‌‍‌‍‌‌‌‍‌‌‌‍‌​​‍‌‌​ ​‍​ ​‍​‍‌‌​ ‌‌‌​‌​​‍ ‍‌‍ ​‌‍‍‌‌‍ ‍‌‍‍ ‌ ​ ​‍‌‌​ ‌‌‌​​‍‌‌ ‌‍‍ ‌‍‌‌‌ ‍‌​‍‌‌​ ​ ‌​‌​​‍‌‌​ ​ ‌​‌​​‍‌‌​ ​‍​ ​‍‌‍‌‍​ ‍‌​ ​ ‌‍​‌​ ‌​​ ​‌‌‍​‌​ ​​‌‍‌‌​ ‌‍‌‍‌​​ ‌ ​‍‌‌​ ​‍​ ​‍​‍‌‌​ ‌‌‌​‌​​‍ ‍‌‍ ‍‌‍​‌‌‍ ‌‌‍‌‌​‍‌‍‌ ​​‌‍‌‌‌ ​‍‌ ​ ‌ ​​‌‍‌‌‌‍​ ‌ ‌​‌‍‍‌‌ ‌‍‌‍‌‌​ ‌‌ ​​‌ ‌‌‌‍​‍‌‍ ​‌‍‍‌‌ ​ ‌‍‍​‌‍‌‌‌‍‌​​‍​‍‌ ‌
Partner with Us​​​​‌ ‍ ​‍​‍‌‍ ‌ ​‍‌‍‍‌‌‍‌ ‌‍‍‌‌‍ ‍​‍​‍​ ‍‍​‍​‍‌ ​ ‌‍​‌‌‍ ‍‌‍‍‌‌ ‌​‌ ‍‌​‍ ‍‌‍‍‌‌‍ ​‍​‍​‍ ​​‍​‍‌‍‍​‌ ​‍‌‍‌‌‌‍‌‍​‍​‍​ ‍‍​‍​‍‌‍‍​‌ ‌​‌ ‌​‌ ​​‌ ​ ​ ‍‍​‍ ​‍ ‌‍​ ‌‍‍​‌‍‌‌‌‍ ​‌ ​ ‌‍‌‌‌‍​‌‌ ​​‌‍‍‌‌‍‌‌‌ ​‍‌ ​ ​‍ ‍‌ ​ ‌‍​‌‌‍ ‍‌‍‍‌‌ ‌​‌ ‍‌​‍ ‍‌ ​ ‌ ‌​‌ ‌‌‌‍‌​‌‍‍‌‌‍ ​‍ ‌‍‍‌‌‍ ‍‌ ‌​‌‍‌‌‌‍ ‍‌ ‌​​‍ ‌‍‌‌‌‍‌​‌‍‍‌‌ ‌​​‍ ‌‍ ‌‌‍ ‌‍‌​‌‍‌‌​ ‌‌ ​​‌ ​‍‌‍‌‌‌ ​ ‌‍‌‌‌‍ ‍‌ ‌​‌‍​‌‌ ‌​‌‍‍‌‌‍ ‌‍ ‍​ ‍ ‌‍‍‌‌‍‌​​ ‌‌‍‌‍‌‍ ‌‍ ‌ ‌​‌‍‌‌‌ ​‍​ ‍ ‌ ‌​‌ ‍‌‌ ​​‌‍‌‌​ ‌‌‍‌‍‌‍ ‌‍ ‌ ‌​‌‍‌‌‌ ​‍​ ‍ ‌ ​​‌‍​‌‌ ‌​‌‍‍​​ ‌‌‍​ ‌‍ ‌‍ ​‌ ‌‌‌‍ ‌‌‍ ‍‌ ​ ​‍‌‌​ ‌‌‌​​‍‌‌ ‌‍‍ ‌‍‌‌‌ ‍‌​‍‌‌​ ​ ‌​‌​​‍‌‌​ ​ ‌​‌​​‍‌‌​ ​‍​ ​‍‌‍​ ​ ​ ​ ‌​​ ​​‌‍​ ​ ‌‍‌‍‌​​ ‌​‌‍‌‍‌‍‌‌‌‍‌‌‌‍‌​​‍‌‌​ ​‍​ ​‍​‍‌‌​ ‌‌‌​‌​​‍ ‍‌‍ ​‌‍‍‌‌‍ ‍‌‍‍ ‌ ​ ​‍‌‌​ ‌‌‌​​‍‌‌ ‌‍‍ ‌‍‌‌‌ ‍‌​‍‌‌​ ​ ‌​‌​​‍‌‌​ ​ ‌​‌​​‍‌‌​ ​‍​ ​‍‌‍‌‌‌‍‌‌​ ​‌‌‍​ ‌‍​ ​ ​​‌‍‌​‌‍‌‌‌‍​‍‌‍​‌​ ‍​‌‍‌‌‌‍​‍‌‍​‍‌‍‌‍​ ‍​‌‍‌‍‌‍‌​​ ​‌‌‍‌‌​ ​​​ ​ ​ ​​​ ‌‌​ ‍‌​ ​ ​ ‍‌​ ‌ ‌‍​‌​ ‍‌‌‍‌​​ ​​​‍‌‌​ ​‍​ ​‍​‍‌‌​ ‌‌‌​‌​​‍ ‍‌‍ ‍‌‍​‌‌‍ ‌‌‍‌‌​ ‌‍​‍‌‍​‌‌ ​ ‌‍‌‌‌‌‌‌‌ ​‍‌‍ ​​ ‌‌‍‍​‌ ‌​‌ ‌​‌ ​​‌ ​ ​‍‌‌​ ​ ‌​​‌​‍‌‌​ ​‍‌​‌‍​‍‌‌​ ​‍‌​‌‍‌‍​ ‌‍‍​‌‍‌‌‌‍ ​‌ ​ ‌‍‌‌‌‍​‌‌ ​​‌‍‍‌‌‍‌‌‌ ​‍‌ ​ ​‍ ‍‌ ​ ‌‍​‌‌‍ ‍‌‍‍‌‌ ‌​‌ ‍‌​‍ ‍‌ ​ ‌ ‌​‌ ‌‌‌‍‌​‌‍‍‌‌‍ ​‍‌‍‌‍‍‌‌‍‌​​ ‌‌‍‌‍‌‍ ‌‍ ‌ ‌​‌‍‌‌‌ ​‍​‍‌‍‌ ‌​‌ ‍‌‌ ​​‌‍‌‌​ ‌‌‍‌‍‌‍ ‌‍ ‌ ‌​‌‍‌‌‌ ​‍​‍‌‍‌ ​​‌‍​‌‌ ‌​‌‍‍​​ ‌‌‍​ ‌‍ ‌‍ ​‌ ‌‌‌‍ ‌‌‍ ‍‌ ​ ​‍‌‌​ ‌‌‌​​‍‌‌ ‌‍‍ ‌‍‌‌‌ ‍‌​‍‌‌​ ​ ‌​‌​​‍‌‌​ ​ ‌​‌​​‍‌‌​ ​‍​ ​‍‌‍​ ​ ​ ​ ‌​​ ​​‌‍​ ​ ‌‍‌‍‌​​ ‌​‌‍‌‍‌‍‌‌‌‍‌‌‌‍‌​​‍‌‌​ ​‍​ ​‍​‍‌‌​ ‌‌‌​‌​​‍ ‍‌‍ ​‌‍‍‌‌‍ ‍‌‍‍ ‌ ​ ​‍‌‌​ ‌‌‌​​‍‌‌ ‌‍‍ ‌‍‌‌‌ ‍‌​‍‌‌​ ​ ‌​‌​​‍‌‌​ ​ ‌​‌​​‍‌‌​ ​‍​ ​‍‌‍‌‌‌‍‌‌​ ​‌‌‍​ ‌‍​ ​ ​​‌‍‌​‌‍‌‌‌‍​‍‌‍​‌​ ‍​‌‍‌‌‌‍​‍‌‍​‍‌‍‌‍​ ‍​‌‍‌‍‌‍‌​​ ​‌‌‍‌‌​ ​​​ ​ ​ ​​​ ‌‌​ ‍‌​ ​ ​ ‍‌​ ‌ ‌‍​‌​ ‍‌‌‍‌​​ ​​​‍‌‌​ ​‍​ ​‍​‍‌‌​ ‌‌‌​‌​​‍ ‍‌‍ ‍‌‍​‌‌‍ ‌‌‍‌‌​‍‌‍‌ ​​‌‍‌‌‌ ​‍‌ ​ ‌ ​​‌‍‌‌‌‍​ ‌ ‌​‌‍‍‌‌ ‌‍‌‍‌‌​ ‌‌ ​​‌ ‌‌‌‍​‍‌‍ ​‌‍‍‌‌ ​ ‌‍‍​‌‍‌‌‌‍‌​​‍​‍‌ ‌
Careers at Chelsea Piers​​​​‌ ‍ ​‍​‍‌‍ ‌ ​‍‌‍‍‌‌‍‌ ‌‍‍‌‌‍ ‍​‍​‍​ ‍‍​‍​‍‌ ​ ‌‍​‌‌‍ ‍‌‍‍‌‌ ‌​‌ ‍‌​‍ ‍‌‍‍‌‌‍ ​‍​‍​‍ ​​‍​‍‌‍‍​‌ ​‍‌‍‌‌‌‍‌‍​‍​‍​ ‍‍​‍​‍‌‍‍​‌ ‌​‌ ‌​‌ ​​‌ ​ ​ ‍‍​‍ ​‍ ‌‍​ ‌‍‍​‌‍‌‌‌‍ ​‌ ​ ‌‍‌‌‌‍​‌‌ ​​‌‍‍‌‌‍‌‌‌ ​‍‌ ​ ​‍ ‍‌ ​ ‌‍​‌‌‍ ‍‌‍‍‌‌ ‌​‌ ‍‌​‍ ‍‌ ​ ‌ ‌​‌ ‌‌‌‍‌​‌‍‍‌‌‍ ​‍ ‌‍‍‌‌‍ ‍‌ ‌​‌‍‌‌‌‍ ‍‌ ‌​​‍ ‌‍‌‌‌‍‌​‌‍‍‌‌ ‌​​‍ ‌‍ ‌‌‍ ‌‍‌​‌‍‌‌​ ‌‌ ​​‌ ​‍‌‍‌‌‌ ​ ‌‍‌‌‌‍ ‍‌ ‌​‌‍​‌‌ ‌​‌‍‍‌‌‍ ‌‍ ‍​ ‍ ‌‍‍‌‌‍‌​​ ‌‌‍‌‍‌‍ ‌‍ ‌ ‌​‌‍‌‌‌ ​‍​ ‍ ‌ ‌​‌ ‍‌‌ ​​‌‍‌‌​ ‌‌‍‌‍‌‍ ‌‍ ‌ ‌​‌‍‌‌‌ ​‍​ ‍ ‌ ​​‌‍​‌‌ ‌​‌‍‍​​ ‌‌‍​ ‌‍ ‌‍ ​‌ ‌‌‌‍ ‌‌‍ ‍‌ ​ ​‍‌‌​ ‌‌‌​​‍‌‌ ‌‍‍ ‌‍‌‌‌ ‍‌​‍‌‌​ ​ ‌​‌​​‍‌‌​ ​ ‌​‌​​‍‌‌​ ​‍​ ​‍‌‍​ ​ ​ ​ ‌​​ ​​‌‍​ ​ ‌‍‌‍‌​​ ‌​‌‍‌‍‌‍‌‌‌‍‌‌‌‍‌​​‍‌‌​ ​‍​ ​‍​‍‌‌​ ‌‌‌​‌​​‍ ‍‌‍ ​‌‍‍‌‌‍ ‍‌‍‍ ‌ ​ ​‍‌‌​ ‌‌‌​​‍‌‌ ‌‍‍ ‌‍‌‌‌ ‍‌​‍‌‌​ ​ ‌​‌​​‍‌‌​ ​ ‌​‌​​‍‌‌​ ​‍​ ​‍​ ‌​​ ‍‌​ ​ ​ ‍​‌‍‌‌​ ​​​ ‍​​ ‌‍‌‍​‌​ ​ ‌‍​‍‌‍​ ​‍‌‌​ ​‍​ ​‍​‍‌‌​ ‌‌‌​‌​​‍ ‍‌‍ ‍‌‍​‌‌‍ ‌‌‍‌‌​ ‌‍​‍‌‍​‌‌ ​ ‌‍‌‌‌‌‌‌‌ ​‍‌‍ ​​ ‌‌‍‍​‌ ‌​‌ ‌​‌ ​​‌ ​ ​‍‌‌​ ​ ‌​​‌​‍‌‌​ ​‍‌​‌‍​‍‌‌​ ​‍‌​‌‍‌‍​ ‌‍‍​‌‍‌‌‌‍ ​‌ ​ ‌‍‌‌‌‍​‌‌ ​​‌‍‍‌‌‍‌‌‌ ​‍‌ ​ ​‍ ‍‌ ​ ‌‍​‌‌‍ ‍‌‍‍‌‌ ‌​‌ ‍‌​‍ ‍‌ ​ ‌ ‌​‌ ‌‌‌‍‌​‌‍‍‌‌‍ ​‍‌‍‌‍‍‌‌‍‌​​ ‌‌‍‌‍‌‍ ‌‍ ‌ ‌​‌‍‌‌‌ ​‍​‍‌‍‌ ‌​‌ ‍‌‌ ​​‌‍‌‌​ ‌‌‍‌‍‌‍ ‌‍ ‌ ‌​‌‍‌‌‌ ​‍​‍‌‍‌ ​​‌‍​‌‌ ‌​‌‍‍​​ ‌‌‍​ ‌‍ ‌‍ ​‌ ‌‌‌‍ ‌‌‍ ‍‌ ​ ​‍‌‌​ ‌‌‌​​‍‌‌ ‌‍‍ ‌‍‌‌‌ ‍‌​‍‌‌​ ​ ‌​‌​​‍‌‌​ ​ ‌​‌​​‍‌‌​ ​‍​ ​‍‌‍​ ​ ​ ​ ‌​​ ​​‌‍​ ​ ‌‍‌‍‌​​ ‌​‌‍‌‍‌‍‌‌‌‍‌‌‌‍‌​​‍‌‌​ ​‍​ ​‍​‍‌‌​ ‌‌‌​‌​​‍ ‍‌‍ ​‌‍‍‌‌‍ ‍‌‍‍ ‌ ​ ​‍‌‌​ ‌‌‌​​‍‌‌ ‌‍‍ ‌‍‌‌‌ ‍‌​‍‌‌​ ​ ‌​‌​​‍‌‌​ ​ ‌​‌​​‍‌‌​ ​‍​ ​‍​ ‌​​ ‍‌​ ​ ​ ‍​‌‍‌‌​ ​​​ ‍​​ ‌‍‌‍​‌​ ​ ‌‍​‍‌‍​ ​‍‌‌​ ​‍​ ​‍​‍‌‌​ ‌‌‌​‌​​‍ ‍‌‍ ‍‌‍​‌‌‍ ‌‌‍‌‌​‍‌‍‌ ​​‌‍‌‌‌ ​‍‌ ​ ‌ ​​‌‍‌‌‌‍​ ‌ ‌​‌‍‍‌‌ ‌‍‌‍‌‌​ ‌‌ ​​‌ ‌‌‌‍​‍‌‍ ​‌‍‍‌‌ ​ ‌‍‍​‌‍‌‌‌‍‌​​‍​‍‌ ‌
Chelsea Piers Foundation​​​​‌ ‍ ​‍​‍‌‍ ‌ ​‍‌‍‍‌‌‍‌ ‌‍‍‌‌‍ ‍​‍​‍​ ‍‍​‍​‍‌ ​ ‌‍​‌‌‍ ‍‌‍‍‌‌ ‌​‌ ‍‌​‍ ‍‌‍‍‌‌‍ ​‍​‍​‍ ​​‍​‍‌‍‍​‌ ​‍‌‍‌‌‌‍‌‍​‍​‍​ ‍‍​‍​‍‌‍‍​‌ ‌​‌ ‌​‌ ​​‌ ​ ​ ‍‍​‍ ​‍ ‌‍​ ‌‍‍​‌‍‌‌‌‍ ​‌ ​ ‌‍‌‌‌‍​‌‌ ​​‌‍‍‌‌‍‌‌‌ ​‍‌ ​ ​‍ ‍‌ ​ ‌‍​‌‌‍ ‍‌‍‍‌‌ ‌​‌ ‍‌​‍ ‍‌ ​ ‌ ‌​‌ ‌‌‌‍‌​‌‍‍‌‌‍ ​‍ ‌‍‍‌‌‍ ‍‌ ‌​‌‍‌‌‌‍ ‍‌ ‌​​‍ ‌‍‌‌‌‍‌​‌‍‍‌‌ ‌​​‍ ‌‍ ‌‌‍ ‌‍‌​‌‍‌‌​ ‌‌ ​​‌ ​‍‌‍‌‌‌ ​ ‌‍‌‌‌‍ ‍‌ ‌​‌‍​‌‌ ‌​‌‍‍‌‌‍ ‌‍ ‍​ ‍ ‌‍‍‌‌‍‌​​ ‌‌‍‌‍‌‍ ‌‍ ‌ ‌​‌‍‌‌‌ ​‍​ ‍ ‌ ‌​‌ ‍‌‌ ​​‌‍‌‌​ ‌‌‍‌‍‌‍ ‌‍ ‌ ‌​‌‍‌‌‌ ​‍​ ‍ ‌ ​​‌‍​‌‌ ‌​‌‍‍​​ ‌‌‍​ ‌‍ ‌‍ ​‌ ‌‌‌‍ ‌‌‍ ‍‌ ​ ​‍‌‌​ ‌‌‌​​‍‌‌ ‌‍‍ ‌‍‌‌‌ ‍‌​‍‌‌​ ​ ‌​‌​​‍‌‌​ ​ ‌​‌​​‍‌‌​ ​‍​ ​‍‌‍​ ​ ​ ​ ‌​​ ​​‌‍​ ​ ‌‍‌‍‌​​ ‌​‌‍‌‍‌‍‌‌‌‍‌‌‌‍‌​​‍‌‌​ ​‍​ ​‍​‍‌‌​ ‌‌‌​‌​​‍ ‍‌‍ ​‌‍‍‌‌‍ ‍‌‍‍ ‌ ​ ​‍‌‌​ ‌‌‌​​‍‌‌ ‌‍‍ ‌‍‌‌‌ ‍‌​‍‌‌​ ​ ‌​‌​​‍‌‌​ ​ ‌​‌​​‍‌‌​ ​‍​ ​‍​ ‌ ​ ‌ ​ ‌​​ ‌ ‌‍‌‍​ ‌ ‌‍‌​​ ‍‌​ ​ ​ ‌ ​ ‌ ‌‍‌‌​‍‌‌​ ​‍​ ​‍​‍‌‌​ ‌‌‌​‌​​‍ ‍‌‍ ‍‌‍​‌‌‍ ‌‌‍‌‌​ ‌‍​‍‌‍​‌‌ ​ ‌‍‌‌‌‌‌‌‌ ​‍‌‍ ​​ ‌‌‍‍​‌ ‌​‌ ‌​‌ ​​‌ ​ ​‍‌‌​ ​ ‌​​‌​‍‌‌​ ​‍‌​‌‍​‍‌‌​ ​‍‌​‌‍‌‍​ ‌‍‍​‌‍‌‌‌‍ ​‌ ​ ‌‍‌‌‌‍​‌‌ ​​‌‍‍‌‌‍‌‌‌ ​‍‌ ​ ​‍ ‍‌ ​ ‌‍​‌‌‍ ‍‌‍‍‌‌ ‌​‌ ‍‌​‍ ‍‌ ​ ‌ ‌​‌ ‌‌‌‍‌​‌‍‍‌‌‍ ​‍‌‍‌‍‍‌‌‍‌​​ ‌‌‍‌‍‌‍ ‌‍ ‌ ‌​‌‍‌‌‌ ​‍​‍‌‍‌ ‌​‌ ‍‌‌ ​​‌‍‌‌​ ‌‌‍‌‍‌‍ ‌‍ ‌ ‌​‌‍‌‌‌ ​‍​‍‌‍‌ ​​‌‍​‌‌ ‌​‌‍‍​​ ‌‌‍​ ‌‍ ‌‍ ​‌ ‌‌‌‍ ‌‌‍ ‍‌ ​ ​‍‌‌​ ‌‌‌​​‍‌‌ ‌‍‍ ‌‍‌‌‌ ‍‌​‍‌‌​ ​ ‌​‌​​‍‌‌​ ​ ‌​‌​​‍‌‌​ ​‍​ ​‍‌‍​ ​ ​ ​ ‌​​ ​​‌‍​ ​ ‌‍‌‍‌​​ ‌​‌‍‌‍‌‍‌‌‌‍‌‌‌‍‌​​‍‌‌​ ​‍​ ​‍​‍‌‌​ ‌‌‌​‌​​‍ ‍‌‍ ​‌‍‍‌‌‍ ‍‌‍‍ ‌ ​ ​‍‌‌​ ‌‌‌​​‍‌‌ ‌‍‍ ‌‍‌‌‌ ‍‌​‍‌‌​ ​ ‌​‌​​‍‌‌​ ​ ‌​‌​​‍‌‌​ ​‍​ ​‍​ ‌ ​ ‌ ​ ‌​​ ‌ ‌‍‌‍​ ‌ ‌‍‌​​ ‍‌​ ​ ​ ‌ ​ ‌ ‌‍‌‌​‍‌‌​ ​‍​ ​‍​‍‌‌​ ‌‌‌​‌​​‍ ‍‌‍ ‍‌‍​‌‌‍ ‌‌‍‌‌​‍‌‍‌ ​​‌‍‌‌‌ ​‍‌ ​ ‌ ​​‌‍‌‌‌‍​ ‌ ‌​‌‍‍‌‌ ‌‍‌‍‌‌​ ‌‌ ​​‌ ‌‌‌‍​‍‌‍ ​‌‍‍‌‌ ​ ‌‍‍​‌‍‌‌‌‍‌​​‍​‍‌ ‌
Gift Cards​​​​‌ ‍ ​‍​‍‌‍ ‌ ​‍‌‍‍‌‌‍‌ ‌‍‍‌‌‍ ‍​‍​‍​ ‍‍​‍​‍‌ ​ ‌‍​‌‌‍ ‍‌‍‍‌‌ ‌​‌ ‍‌​‍ ‍‌‍‍‌‌‍ ​‍​‍​‍ ​​‍​‍‌‍‍​‌ ​‍‌‍‌‌‌‍‌‍​‍​‍​ ‍‍​‍​‍‌‍‍​‌ ‌​‌ ‌​‌ ​​‌ ​ ​ ‍‍​‍ ​‍ ‌‍​ ‌‍‍​‌‍‌‌‌‍ ​‌ ​ ‌‍‌‌‌‍​‌‌ ​​‌‍‍‌‌‍‌‌‌ ​‍‌ ​ ​‍ ‍‌ ​ ‌‍​‌‌‍ ‍‌‍‍‌‌ ‌​‌ ‍‌​‍ ‍‌ ​ ‌ ‌​‌ ‌‌‌‍‌​‌‍‍‌‌‍ ​‍ ‌‍‍‌‌‍ ‍‌ ‌​‌‍‌‌‌‍ ‍‌ ‌​​‍ ‌‍‌‌‌‍‌​‌‍‍‌‌ ‌​​‍ ‌‍ ‌‌‍ ‌‍‌​‌‍‌‌​ ‌‌ ​​‌ ​‍‌‍‌‌‌ ​ ‌‍‌‌‌‍ ‍‌ ‌​‌‍​‌‌ ‌​‌‍‍‌‌‍ ‌‍ ‍​ ‍ ‌‍‍‌‌‍‌​​ ‌‌‍‌‍‌‍ ‌‍ ‌ ‌​‌‍‌‌‌ ​‍​ ‍ ‌ ‌​‌ ‍‌‌ ​​‌‍‌‌​ ‌‌‍‌‍‌‍ ‌‍ ‌ ‌​‌‍‌‌‌ ​‍​ ‍ ‌ ​​‌‍​‌‌ ‌​‌‍‍​​ ‌‌‍​ ‌‍ ‌‍ ​‌ ‌‌‌‍ ‌‌‍ ‍‌ ​ ​‍‌‌​ ‌‌‌​​‍‌‌ ‌‍‍ ‌‍‌‌‌ ‍‌​‍‌‌​ ​ ‌​‌​​‍‌‌​ ​ ‌​‌​​‍‌‌​ ​‍​ ​‍‌‍​ ​ ​ ​ ‌​​ ​​‌‍​ ​ ‌‍‌‍‌​​ ‌​‌‍‌‍‌‍‌‌‌‍‌‌‌‍‌​​‍‌‌​ ​‍​ ​‍​‍‌‌​ ‌‌‌​‌​​‍ ‍‌‍ ​‌‍‍‌‌‍ ‍‌‍‍ ‌ ​ ​‍‌‌​ ‌‌‌​​‍‌‌ ‌‍‍ ‌‍‌‌‌ ‍‌​‍‌‌​ ​ ‌​‌​​‍‌‌​ ​ ‌​‌​​‍‌‌​ ​‍​ ​‍‌‍‌​​ ‍​‌‍​ ‌‍​‌​ ‌​​ ‍‌​ ​‌‌‍‌‍​ ‍​​ ​ ​ ​ ​ ​​​‍‌‌​ ​‍​ ​‍​‍‌‌​ ‌‌‌​‌​​‍ ‍‌‍ ‍‌‍​‌‌‍ ‌‌‍‌‌​ ‌‍​‍‌‍​‌‌ ​ ‌‍‌‌‌‌‌‌‌ ​‍‌‍ ​​ ‌‌‍‍​‌ ‌​‌ ‌​‌ ​​‌ ​ ​‍‌‌​ ​ ‌​​‌​‍‌‌​ ​‍‌​‌‍​‍‌‌​ ​‍‌​‌‍‌‍​ ‌‍‍​‌‍‌‌‌‍ ​‌ ​ ‌‍‌‌‌‍​‌‌ ​​‌‍‍‌‌‍‌‌‌ ​‍‌ ​ ​‍ ‍‌ ​ ‌‍​‌‌‍ ‍‌‍‍‌‌ ‌​‌ ‍‌​‍ ‍‌ ​ ‌ ‌​‌ ‌‌‌‍‌​‌‍‍‌‌‍ ​‍‌‍‌‍‍‌‌‍‌​​ ‌‌‍‌‍‌‍ ‌‍ ‌ ‌​‌‍‌‌‌ ​‍​‍‌‍‌ ‌​‌ ‍‌‌ ​​‌‍‌‌​ ‌‌‍‌‍‌‍ ‌‍ ‌ ‌​‌‍‌‌‌ ​‍​‍‌‍‌ ​​‌‍​‌‌ ‌​‌‍‍​​ ‌‌‍​ ‌‍ ‌‍ ​‌ ‌‌‌‍ ‌‌‍ ‍‌ ​ ​‍‌‌​ ‌‌‌​​‍‌‌ ‌‍‍ ‌‍‌‌‌ ‍‌​‍‌‌​ ​ ‌​‌​​‍‌‌​ ​ ‌​‌​​‍‌‌​ ​‍​ ​‍‌‍​ ​ ​ ​ ‌​​ ​​‌‍​ ​ ‌‍‌‍‌​​ ‌​‌‍‌‍‌‍‌‌‌‍‌‌‌‍‌​​‍‌‌​ ​‍​ ​‍​‍‌‌​ ‌‌‌​‌​​‍ ‍‌‍ ​‌‍‍‌‌‍ ‍‌‍‍ ‌ ​ ​‍‌‌​ ‌‌‌​​‍‌‌ ‌‍‍ ‌‍‌‌‌ ‍‌​‍‌‌​ ​ ‌​‌​​‍‌‌​ ​ ‌​‌​​‍‌‌​ ​‍​ ​‍‌‍‌​​ ‍​‌‍​ ‌‍​‌​ ‌​​ ‍‌​ ​‌‌‍‌‍​ ‍​​ ​ ​ ​ ​ ​​​‍‌‌​ ​‍​ ​‍​‍‌‌​ ‌‌‌​‌​​‍ ‍‌‍ ‍‌‍​‌‌‍ ‌‌‍‌‌​‍‌‍‌ ​​‌‍‌‌‌ ​‍‌ ​ ‌ ​​‌‍‌‌‌‍​ ‌ ‌​‌‍‍‌‌ ‌‍‌‍‌‌​ ‌‌ ​​‌ ‌‌‌‍​‍‌‍ ​‌‍‍‌‌ ​ ‌‍‍​‌‍‌‌‌‍‌​​‍​‍‌ ‌
More​​​​‌ ‍ ​‍​‍‌‍ ‌ ​‍‌‍‍‌‌‍‌ ‌‍‍‌‌‍ ‍​‍​‍​ ‍‍​‍​‍‌ ​ ‌‍​‌‌‍ ‍‌‍‍‌‌ ‌​‌ ‍‌​‍ ‍‌‍‍‌‌‍ ​‍​‍​‍ ​​‍​‍‌‍‍​‌ ​‍‌‍‌‌‌‍‌‍​‍​‍​ ‍‍​‍​‍‌‍‍​‌ ‌​‌ ‌​‌ ​​‌ ​ ​ ‍‍​‍ ​‍ ‌‍​ ‌‍‍​‌‍‌‌‌‍ ​‌ ​ ‌‍‌‌‌‍​‌‌ ​​‌‍‍‌‌‍‌‌‌ ​‍‌ ​ ​‍ ‍‌ ​ ‌‍​‌‌‍ ‍‌‍‍‌‌ ‌​‌ ‍‌​‍ ‍‌ ​ ‌ ‌​‌ ‌‌‌‍‌​‌‍‍‌‌‍ ​‍ ‌‍‍‌‌‍ ‍‌ ‌​‌‍‌‌‌‍ ‍‌ ‌​​‍ ‌‍‌‌‌‍‌​‌‍‍‌‌ ‌​​‍ ‌‍ ‌‌‍ ‌‍‌​‌‍‌‌​ ‌‌ ​​‌ ​‍‌‍‌‌‌ ​ ‌‍‌‌‌‍ ‍‌ ‌​‌‍​‌‌ ‌​‌‍‍‌‌‍ ‌‍ ‍​ ‍ ‌‍‍‌‌‍‌​​ ‌‌‍‌‍‌‍ ‌‍ ‌ ‌​‌‍‌‌‌ ​‍​ ‍ ‌ ‌​‌ ‍‌‌ ​​‌‍‌‌​ ‌‌‍‌‍‌‍ ‌‍ ‌ ‌​‌‍‌‌‌ ​‍​ ‍ ‌ ​​‌‍​‌‌ ‌​‌‍‍​​ ‌‌‍​ ‌‍ ‌‍ ​‌ ‌‌‌‍ ‌‌‍ ‍‌ ​ ​‍‌‌​ ‌‌‌​​‍‌‌ ‌‍‍ ‌‍‌‌‌ ‍‌​‍‌‌​ ​ ‌​‌​​‍‌‌​ ​ ‌​‌​​‍‌‌​ ​‍​ ​‍​ ‌‌​ ​ ​ ‌‌​ ‍‌‌‍​ ​ ​‍‌‍‌​​ ‍​‌‍​‌​ ‍​​ ​ ​ ​ ​‍‌‌​ ​‍​ ​‍​‍‌‌​ ‌‌‌​‌​​‍ ‍‌ ‌​‌‍‍‌‌ ‌​‌‍ ​‌‍‌‌​ ‌‍​‍‌‍​‌‌ ​ ‌‍‌‌‌‌‌‌‌ ​‍‌‍ ​​ ‌‌‍‍​‌ ‌​‌ ‌​‌ ​​‌ ​ ​‍‌‌​ ​ ‌​​‌​‍‌‌​ ​‍‌​‌‍​‍‌‌​ ​‍‌​‌‍‌‍​ ‌‍‍​‌‍‌‌‌‍ ​‌ ​ ‌‍‌‌‌‍​‌‌ ​​‌‍‍‌‌‍‌‌‌ ​‍‌ ​ ​‍ ‍‌ ​ ‌‍​‌‌‍ ‍‌‍‍‌‌ ‌​‌ ‍‌​‍ ‍‌ ​ ‌ ‌​‌ ‌‌‌‍‌​‌‍‍‌‌‍ ​‍‌‍‌‍‍‌‌‍‌​​ ‌‌‍‌‍‌‍ ‌‍ ‌ ‌​‌‍‌‌‌ ​‍​‍‌‍‌ ‌​‌ ‍‌‌ ​​‌‍‌‌​ ‌‌‍‌‍‌‍ ‌‍ ‌ ‌​‌‍‌‌‌ ​‍​‍‌‍‌ ​​‌‍​‌‌ ‌​‌‍‍​​ ‌‌‍​ ‌‍ ‌‍ ​‌ ‌‌‌‍ ‌‌‍ ‍‌ ​ ​‍‌‌​ ‌‌‌​​‍‌‌ ‌‍‍ ‌‍‌‌‌ ‍‌​‍‌‌​ ​ ‌​‌​​‍‌‌​ ​ ‌​‌​​‍‌‌​ ​‍​ ​‍​ ‌‌​ ​ ​ ‌‌​ ‍‌‌‍​ ​ ​‍‌‍‌​​ ‍​‌‍​‌​ ‍​​ ​ ​ ​ ​‍‌‌​ ​‍​ ​‍​‍‌‌​ ‌‌‌​‌​​‍ ‍‌ ‌​‌‍‍‌‌ ‌​‌‍ ​‌‍‌‌​‍‌‍‌ ​​‌‍‌‌‌ ​‍‌ ​ ‌ ​​‌‍‌‌‌‍​ ‌ ‌​‌‍‍‌‌ ‌‍‌‍‌‌​ ‌‌ ​​‌ ‌‌‌‍​‍‌‍ ​‌‍‍‌‌ ​ ‌‍‍​‌‍‌‌‌‍‌​​‍​‍‌ ‌